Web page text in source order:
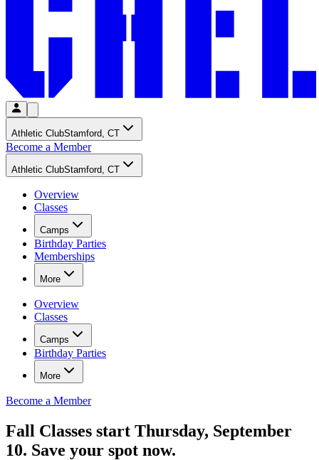
Athletic Club​​​​‌ ‍ ​‍​‍‌‍ ‌ ​‍‌‍‍‌‌‍‌ ‌‍‍‌‌‍ ‍​‍​‍​ ‍‍​‍​‍‌ ​ ‌‍​‌‌‍ ‍‌‍‍‌‌ ‌​‌ ‍‌​‍ ‍‌‍‍‌‌‍ ​‍​‍​‍ ​​‍​‍‌‍‍​‌ ​‍‌‍‌‌‌‍‌‍​‍​‍​ ‍‍​‍​‍‌‍‍​‌ ‌​‌ ‌​‌ ​​‌ ​ ​ ‍‍​‍ ​‍ ‌‍​ ‌‍‍​‌‍‌‌‌‍ ​‌ ​ ‌‍‌‌‌‍​‌‌ ​​‌‍‍‌‌‍‌‌‌ ​‍‌ ​ ​‍ ‍‌ ​ ‌‍​‌‌‍ ‍‌‍‍‌‌ ‌​‌ ‍‌​‍ ‍‌ ​ ‌ ‌​‌ ‌‌‌‍‌​‌‍‍‌‌‍ ​‍ ‌‍‍‌‌‍ ‍‌ ‌​‌‍‌‌‌‍ ‍‌ ‌​​‍ ‌‍‌‌‌‍‌​‌‍‍‌‌ ‌​​‍ ‌‍ ‌‌‍ ‌‍‌​‌‍‌‌​ ‌‌ ​​‌ ​‍‌‍‌‌‌ ​ ‌‍‌‌‌‍ ‍‌ ‌​‌‍​‌‌ ‌​‌‍‍‌‌‍ ‌‍ ‍​ ‍ ‌‍‍‌‌‍‌​​ ‌​ ​‍‌‍​‌​ ‍​​ ‌ ​ ​​​ ‌​​ ​ ​ ‌‍​‍ ‌​ ​‍​ ‌‍​ ‌‍‌‍‌​​‍ ‌​ ‌​‌‍‌‌​ ‍​​ ​​​‍ ‌​ ‍‌​ ‌‍​ ‌‌‌‍‌​​‍ ‌‌‍‌‍​ ‍‌​ ​‍‌‍​‍‌‍‌‍‌‍‌​‌‍‌‌​ ‌ ​ ‍‌​ ‌​‌‍​ ‌‍​ ​ ‍ ‌ ‌​‌ ‍‌‌ ​​‌‍‌‌​ ‌‌ ‌‍‌‍‌‌‌‍ ‍‌ ‌‌‌‍‌‌​ ‍ ‌ ​​‌‍​‌‌ ‌​‌‍‍​​ ‌‌ ​ ‌ ‌‌‌‍​‍‌​ ‍‌‍​‌‌ ‌‍‌‍‍‌‌‍‌ ‌‍​‌‌ ‌​‌‍‍‌‌‍ ‌‍ ‍​‍ ‍‌ ‌​‌‍‍‌‌ ‌​‌‍ ​‌‍‌‌​ ‌‍​‍‌‍​‌‌ ​ ‌‍‌‌‌‌‌‌‌ ​‍‌‍ ​​ ‌‌‍‍​‌ ‌​‌ ‌​‌ ​​‌ ​ ​‍‌‌​ ​ ‌​​‌​‍‌‌​ ​‍‌​‌‍​‍‌‌​ ​‍‌​‌‍‌‍​ ‌‍‍​‌‍‌‌‌‍ ​‌ ​ ‌‍‌‌‌‍​‌‌ ​​‌‍‍‌‌‍‌‌‌ ​‍‌ ​ ​‍ ‍‌ ​ ‌‍​‌‌‍ ‍‌‍‍‌‌ ‌​‌ ‍‌​‍ ‍‌ ​ ‌ ‌​‌ ‌‌‌‍‌​‌‍‍‌‌‍ ​‍‌‍‌‍‍‌‌‍‌​​ ‌​ ​‍‌‍​‌​ ‍​​ ‌ ​ ​​​ ‌​​ ​ ​ ‌‍​‍ ‌​ ​‍​ ‌‍​ ‌‍‌‍‌​​‍ ‌​ ‌​‌‍‌‌​ ‍​​ ​​​‍ ‌​ ‍‌​ ‌‍​ ‌‌‌‍‌​​‍ ‌‌‍‌‍​ ‍‌​ ​‍‌‍​‍‌‍‌‍‌‍‌​‌‍‌‌​ ‌ ​ ‍‌​ ‌​‌‍​ ‌‍​ ​‍‌‍‌ ‌​‌ ‍‌‌ ​​‌‍‌‌​ ‌‌ ‌‍‌‍‌‌‌‍ ‍‌ ‌‌‌‍‌‌​‍‌‍‌ ​​‌‍​‌‌ ‌​‌‍‍​​ ‌‌ ​ ‌ ‌‌‌‍​‍‌​ ‍‌‍​‌‌ ‌‍‌‍‍‌‌‍‌ ‌‍​‌‌ ‌​‌‍‍‌‌‍ ‌‍ ‍​‍ ‍‌ ‌​‌‍‍‌‌ ‌​‌‍ ​‌‍‌‌​‍‌‍‌ ​​‌‍‌‌‌ ​‍‌ ​ ‌ ​​‌‍‌‌‌‍​ ‌ ‌​‌‍‍‌‌ ‌‍‌‍‌‌​ ‌‌ ​​‌ ‌‌‌‍​‍‌‍ ​‌‍‍‌‌ ​ ‌‍‍​‌‍‌‌‌‍‌​​‍​‍‌ ‌Stamford, CT​​​​‌ ‍ ​‍​‍‌‍ ‌ ​‍‌‍‍‌‌‍‌ ‌‍‍‌‌‍ ‍​‍​‍​ ‍‍​‍​‍‌ ​ ‌‍​‌‌‍ ‍‌‍‍‌‌ ‌​‌ ‍‌​‍ ‍‌‍‍‌‌‍ ​‍​‍​‍ ​​‍​‍‌‍‍​‌ ​‍‌‍‌‌‌‍‌‍​‍​‍​ ‍‍​‍​‍‌‍‍​‌ ‌​‌ ‌​‌ ​​‌ ​ ​ ‍‍​‍ ​‍ ‌‍​ ‌‍‍​‌‍‌‌‌‍ ​‌ ​ ‌‍‌‌‌‍​‌‌ ​​‌‍‍‌‌‍‌‌‌ ​‍‌ ​ ​‍ ‍‌ ​ ‌‍​‌‌‍ ‍‌‍‍‌‌ ‌​‌ ‍‌​‍ ‍‌ ​ ‌ ‌​‌ ‌‌‌‍‌​‌‍‍‌‌‍ ​‍ ‌‍‍‌‌‍ ‍‌ ‌​‌‍‌‌‌‍ ‍‌ ‌​​‍ ‌‍‌‌‌‍‌​‌‍‍‌‌ ‌​​‍ ‌‍ ‌‌‍ ‌‍‌​‌‍‌‌​ ‌‌ ​​‌ ​‍‌‍‌‌‌ ​ ‌‍‌‌‌‍ ‍‌ ‌​‌‍​‌‌ ‌​‌‍‍‌‌‍ ‌‍ ‍​ ‍ ‌‍‍‌‌‍‌​​ ‌​ ​‍‌‍​‌​ ‍​​ ‌ ​ ​​​ ‌​​ ​ ​ ‌‍​‍ ‌​ ​‍​ ‌‍​ ‌‍‌‍‌​​‍ ‌​ ‌​‌‍‌‌​ ‍​​ ​​​‍ ‌​ ‍‌​ ‌‍​ ‌‌‌‍‌​​‍ ‌‌‍‌‍​ ‍‌​ ​‍‌‍​‍‌‍‌‍‌‍‌​‌‍‌‌​ ‌ ​ ‍‌​ ‌​‌‍​ ‌‍​ ​ ‍ ‌ ‌​‌ ‍‌‌ ​​‌‍‌‌​ ‌‌ ‌‍‌‍‌‌‌‍ ‍‌ ‌‌‌‍‌‌​ ‍ ‌ ​​‌‍​‌‌ ‌​‌‍‍​​ ‌‌ ‌‍‌‍‌‌‌‍ ‍‌ ‌‌‌‍‌‌‌​ ​‌‍ ‌‍​ ‌‍​‌‌ ‌​‌‍‍‌‌‍ ‌‍ ‍​ ‌‍​‍‌‍​‌‌ ​ ‌‍‌‌‌‌‌‌‌ ​‍‌‍ ​​ ‌‌‍‍​‌ ‌​‌ ‌​‌ ​​‌ ​ ​‍‌‌​ ​ ‌​​‌​‍‌‌​ ​‍‌​‌‍​‍‌‌​ ​‍‌​‌‍‌‍​ ‌‍‍​‌‍‌‌‌‍ ​‌ ​ ‌‍‌‌‌‍​‌‌ ​​‌‍‍‌‌‍‌‌‌ ​‍‌ ​ ​‍ ‍‌ ​ ‌‍​‌‌‍ ‍‌‍‍‌‌ ‌​‌ ‍‌​‍ ‍‌ ​ ‌ ‌​‌ ‌‌‌‍‌​‌‍‍‌‌‍ ​‍‌‍‌‍‍‌‌‍‌​​ ‌​ ​‍‌‍​‌​ ‍​​ ‌ ​ ​​​ ‌​​ ​ ​ ‌‍​‍ ‌​ ​‍​ ‌‍​ ‌‍‌‍‌​​‍ ‌​ ‌​‌‍‌‌​ ‍​​ ​​​‍ ‌​ ‍‌​ ‌‍​ ‌‌‌‍‌​​‍ ‌‌‍‌‍​ ‍‌​ ​‍‌‍​‍‌‍‌‍‌‍‌​‌‍‌‌​ ‌ ​ ‍‌​ ‌​‌‍​ ‌‍​ ​‍‌‍‌ ‌​‌ ‍‌‌ ​​‌‍‌‌​ ‌‌ ‌‍‌‍‌‌‌‍ ‍‌ ‌‌‌‍‌‌​‍‌‍‌ ​​‌‍​‌‌ ‌​‌‍‍​​ ‌‌ ‌‍‌‍‌‌‌‍ ‍‌ ‌‌‌‍‌‌‌​ ​‌‍ ‌‍​ ‌‍​‌‌ ‌​‌‍‍‌‌‍ ‌‍ ‍​‍‌‍‌ ​​‌‍‌‌‌ ​‍‌ ​ ‌ ​​‌‍‌‌‌‍​ ‌ ‌​‌‍‍‌‌ ‌‍‌‍‌‌​ ‌‌ ​​‌ ‌‌‌‍​‍‌‍ ​‌‍‍‌‌ ​ ‌‍‍​‌‍‌‌‌‍‌​​‍​‍‌ ‌
Become a Member​​​​‌ ‍ ​‍​‍‌‍ ‌ ​‍‌‍‍‌‌‍‌ ‌‍‍‌‌‍ ‍​‍​‍​ ‍‍​‍​‍‌ ​ ‌‍​‌‌‍ ‍‌‍‍‌‌ ‌​‌ ‍‌​‍ ‍‌‍‍‌‌‍ ​‍​‍​‍ ​​‍​‍‌‍‍​‌ ​‍‌‍‌‌‌‍‌‍​‍​‍​ ‍‍​‍​‍‌‍‍​‌ ‌​‌ ‌​‌ ​​‌ ​ ​ ‍‍​‍ ​‍ ‌‍​ ‌‍‍​‌‍‌‌‌‍ ​‌ ​ ‌‍‌‌‌‍​‌‌ ​​‌‍‍‌‌‍‌‌‌ ​‍‌ ​ ​‍ ‍‌ ​ ‌‍​‌‌‍ ‍‌‍‍‌‌ ‌​‌ ‍‌​‍ ‍‌ ​ ‌ ‌​‌ ‌‌‌‍‌​‌‍‍‌‌‍ ​‍ ‌‍‍‌‌‍ ‍‌ ‌​‌‍‌‌‌‍ ‍‌ ‌​​‍ ‌‍‌‌‌‍‌​‌‍‍‌‌ ‌​​‍ ‌‍ ‌‌‍ ‌‍‌​‌‍‌‌​ ‌‌ ​​‌ ​‍‌‍‌‌‌ ​ ‌‍‌‌‌‍ ‍‌ ‌​‌‍​‌‌ ‌​‌‍‍‌‌‍ ‌‍ ‍​ ‍ ‌‍‍‌‌‍‌​​ ‌​ ​‍‌‍​‌​ ‍​​ ‌ ​ ​​​ ‌​​ ​ ​ ‌‍​‍ ‌​ ​‍​ ‌‍​ ‌‍‌‍‌​​‍ ‌​ ‌​‌‍‌‌​ ‍​​ ​​​‍ ‌​ ‍‌​ ‌‍​ ‌‌‌‍‌​​‍ ‌‌‍‌‍​ ‍‌​ ​‍‌‍​‍‌‍‌‍‌‍‌​‌‍‌‌​ ‌ ​ ‍‌​ ‌​‌‍​ ‌‍​ ​ ‍ ‌ ‌​‌ ‍‌‌ ​​‌‍‌‌​ ‌‌ ‌‍‌‍‌‌‌‍ ‍‌ ‌‌‌‍‌‌​ ‍ ‌ ​​‌‍​‌‌ ‌​‌‍‍​​ ‌‌ ​ ‌ ‌‌‌‍​‍‌​ ‍‌‍​‌‌ ‌‍‌‍‍‌‌‍‌ ‌‍​‌‌ ‌​‌‍‍‌‌‍ ‌‍ ‍​‍ ‍‌‍​ ‌ ‌​‌‍​‌‌​​‍‌ ‌‌‌ ‌​‌ ‌​‌‍ ‌‍ ‍​‍ ‍‌‍​‍‌ ‌‌‌ ‌​‌ ‌​‌‍ ‌‍ ‍‌ ​ ​‍‌‌​ ‌‌‌​​‍‌‌ ‌‍‍ ‌‍‌‌‌ ‍‌​‍‌‌​ ​ ‌​‌​​‍‌‌​ ​ ‌​‌​​‍‌‌​ ​‍​ ​‍​ ‌​​ ‌‌​ ‌​‌‍‌​‌‍​ ​ ‍​​ ‌ ‌‍‌‌​ ‌ ​ ​‌​ ‌‌​ ‌ ​‍‌‌​ ​‍​ ​‍​‍‌‌​ ‌‌‌​‌​​‍ ‍‌ ‌​‌‍‌‌‌ ‍​‌ ‌​​ ‌‍​‍‌‍​‌‌ ​ ‌‍‌‌‌‌‌‌‌ ​‍‌‍ ​​ ‌‌‍‍​‌ ‌​‌ ‌​‌ ​​‌ ​ ​‍‌‌​ ​ ‌​​‌​‍‌‌​ ​‍‌​‌‍​‍‌‌​ ​‍‌​‌‍‌‍​ ‌‍‍​‌‍‌‌‌‍ ​‌ ​ ‌‍‌‌‌‍​‌‌ ​​‌‍‍‌‌‍‌‌‌ ​‍‌ ​ ​‍ ‍‌ ​ ‌‍​‌‌‍ ‍‌‍‍‌‌ ‌​‌ ‍‌​‍ ‍‌ ​ ‌ ‌​‌ ‌‌‌‍‌​‌‍‍‌‌‍ ​‍‌‍‌‍‍‌‌‍‌​​ ‌​ ​‍‌‍​‌​ ‍​​ ‌ ​ ​​​ ‌​​ ​ ​ ‌‍​‍ ‌​ ​‍​ ‌‍​ ‌‍‌‍‌​​‍ ‌​ ‌​‌‍‌‌​ ‍​​ ​​​‍ ‌​ ‍‌​ ‌‍​ ‌‌‌‍‌​​‍ ‌‌‍‌‍​ ‍‌​ ​‍‌‍​‍‌‍‌‍‌‍‌​‌‍‌‌​ ‌ ​ ‍‌​ ‌​‌‍​ ‌‍​ ​‍‌‍‌ ‌​‌ ‍‌‌ ​​‌‍‌‌​ ‌‌ ‌‍‌‍‌‌‌‍ ‍‌ ‌‌‌‍‌‌​‍‌‍‌ ​​‌‍​‌‌ ‌​‌‍‍​​ ‌‌ ​ ‌ ‌‌‌‍​‍‌​ ‍‌‍​‌‌ ‌‍‌‍‍‌‌‍‌ ‌‍​‌‌ ‌​‌‍‍‌‌‍ ‌‍ ‍​‍ ‍‌‍​ ‌ ‌​‌‍​‌‌​​‍‌ ‌‌‌ ‌​‌ ‌​‌‍ ‌‍ ‍​‍ ‍‌‍​‍‌ ‌‌‌ ‌​‌ ‌​‌‍ ‌‍ ‍‌ ​ ​‍‌‌​ ‌‌‌​​‍‌‌ ‌‍‍ ‌‍‌‌‌ ‍‌​‍‌‌​ ​ ‌​‌​​‍‌‌​ ​ ‌​‌​​‍‌‌​ ​‍​ ​‍​ ‌​​ ‌‌​ ‌​‌‍‌​‌‍​ ​ ‍​​ ‌ ‌‍‌‌​ ‌ ​ ​‌​ ‌‌​ ‌ ​‍‌‌​ ​‍​ ​‍​‍‌‌​ ‌‌‌​‌​​‍ ‍‌ ‌​‌‍‌‌‌ ‍​‌ ‌​​‍‌‍‌ ​​‌‍‌‌‌ ​‍‌ ​ ‌ ​​‌‍‌‌‌‍​ ‌ ‌​‌‍‍‌‌ ‌‍‌‍‌‌​ ‌‌ ​​‌ ‌‌‌‍​‍‌‍ ​‌‍‍‌‌ ​ ‌‍‍​‌‍‌‌‌‍‌​​‍​‍‌ ‌
Athletic Club​​​​‌ ‍ ​‍​‍‌‍ ‌ ​‍‌‍‍‌‌‍‌ ‌‍‍‌‌‍ ‍​‍​‍​ ‍‍​‍​‍‌ ​ ‌‍​‌‌‍ ‍‌‍‍‌‌ ‌​‌ ‍‌​‍ ‍‌‍‍‌‌‍ ​‍​‍​‍ ​​‍​‍‌‍‍​‌ ​‍‌‍‌‌‌‍‌‍​‍​‍​ ‍‍​‍​‍‌‍‍​‌ ‌​‌ ‌​‌ ​​‌ ​ ​ ‍‍​‍ ​‍ ‌‍​ ‌‍‍​‌‍‌‌‌‍ ​‌ ​ ‌‍‌‌‌‍​‌‌ ​​‌‍‍‌‌‍‌‌‌ ​‍‌ ​ ​‍ ‍‌ ​ ‌‍​‌‌‍ ‍‌‍‍‌‌ ‌​‌ ‍‌​‍ ‍‌ ​ ‌ ‌​‌ ‌‌‌‍‌​‌‍‍‌‌‍ ​‍ ‌‍‍‌‌‍ ‍‌ ‌​‌‍‌‌‌‍ ‍‌ ‌​​‍ ‌‍‌‌‌‍‌​‌‍‍‌‌ ‌​​‍ ‌‍ ‌‌‍ ‌‍‌​‌‍‌‌​ ‌‌ ​​‌ ​‍‌‍‌‌‌ ​ ‌‍‌‌‌‍ ‍‌ ‌​‌‍​‌‌ ‌​‌‍‍‌‌‍ ‌‍ ‍​ ‍ ‌‍‍‌‌‍‌​​ ‌​ ​‍‌‍​‌​ ‍​​ ‌ ​ ​​​ ‌​​ ​ ​ ‌‍​‍ ‌​ ​‍​ ‌‍​ ‌‍‌‍‌​​‍ ‌​ ‌​‌‍‌‌​ ‍​​ ​​​‍ ‌​ ‍‌​ ‌‍​ ‌‌‌‍‌​​‍ ‌‌‍‌‍​ ‍‌​ ​‍‌‍​‍‌‍‌‍‌‍‌​‌‍‌‌​ ‌ ​ ‍‌​ ‌​‌‍​ ‌‍​ ​ ‍ ‌ ‌​‌ ‍‌‌ ​​‌‍‌‌​ ‌‌ ‌‍‌‍‌‌‌‍ ‍‌ ‌‌‌‍‌‌​ ‍ ‌ ​​‌‍​‌‌ ‌​‌‍‍​​ ‌‌ ​ ‌ ‌‌‌‍​‍‌​ ‍‌‍​‌‌ ‌‍‌‍‍‌‌‍‌ ‌‍​‌‌ ‌​‌‍‍‌‌‍ ‌‍ ‍​‍ ‍‌ ‌​‌‍‍‌‌ ‌​‌‍ ​‌‍‌‌​ ‌‍​‍‌‍​‌‌ ​ ‌‍‌‌‌‌‌‌‌ ​‍‌‍ ​​ ‌‌‍‍​‌ ‌​‌ ‌​‌ ​​‌ ​ ​‍‌‌​ ​ ‌​​‌​‍‌‌​ ​‍‌​‌‍​‍‌‌​ ​‍‌​‌‍‌‍​ ‌‍‍​‌‍‌‌‌‍ ​‌ ​ ‌‍‌‌‌‍​‌‌ ​​‌‍‍‌‌‍‌‌‌ ​‍‌ ​ ​‍ ‍‌ ​ ‌‍​‌‌‍ ‍‌‍‍‌‌ ‌​‌ ‍‌​‍ ‍‌ ​ ‌ ‌​‌ ‌‌‌‍‌​‌‍‍‌‌‍ ​‍‌‍‌‍‍‌‌‍‌​​ ‌​ ​‍‌‍​‌​ ‍​​ ‌ ​ ​​​ ‌​​ ​ ​ ‌‍​‍ ‌​ ​‍​ ‌‍​ ‌‍‌‍‌​​‍ ‌​ ‌​‌‍‌‌​ ‍​​ ​​​‍ ‌​ ‍‌​ ‌‍​ ‌‌‌‍‌​​‍ ‌‌‍‌‍​ ‍‌​ ​‍‌‍​‍‌‍‌‍‌‍‌​‌‍‌‌​ ‌ ​ ‍‌​ ‌​‌‍​ ‌‍​ ​‍‌‍‌ ‌​‌ ‍‌‌ ​​‌‍‌‌​ ‌‌ ‌‍‌‍‌‌‌‍ ‍‌ ‌‌‌‍‌‌​‍‌‍‌ ​​‌‍​‌‌ ‌​‌‍‍​​ ‌‌ ​ ‌ ‌‌‌‍​‍‌​ ‍‌‍​‌‌ ‌‍‌‍‍‌‌‍‌ ‌‍​‌‌ ‌​‌‍‍‌‌‍ ‌‍ ‍​‍ ‍‌ ‌​‌‍‍‌‌ ‌​‌‍ ​‌‍‌‌​‍‌‍‌ ​​‌‍‌‌‌ ​‍‌ ​ ‌ ​​‌‍‌‌‌‍​ ‌ ‌​‌‍‍‌‌ ‌‍‌‍‌‌​ ‌‌ ​​‌ ‌‌‌‍​‍‌‍ ​‌‍‍‌‌ ​ ‌‍‍​‌‍‌‌‌‍‌​​‍​‍‌ ‌Stamford, CT​​​​‌ ‍ ​‍​‍‌‍ ‌ ​‍‌‍‍‌‌‍‌ ‌‍‍‌‌‍ ‍​‍​‍​ ‍‍​‍​‍‌ ​ ‌‍​‌‌‍ ‍‌‍‍‌‌ ‌​‌ ‍‌​‍ ‍‌‍‍‌‌‍ ​‍​‍​‍ ​​‍​‍‌‍‍​‌ ​‍‌‍‌‌‌‍‌‍​‍​‍​ ‍‍​‍​‍‌‍‍​‌ ‌​‌ ‌​‌ ​​‌ ​ ​ ‍‍​‍ ​‍ ‌‍​ ‌‍‍​‌‍‌‌‌‍ ​‌ ​ ‌‍‌‌‌‍​‌‌ ​​‌‍‍‌‌‍‌‌‌ ​‍‌ ​ ​‍ ‍‌ ​ ‌‍​‌‌‍ ‍‌‍‍‌‌ ‌​‌ ‍‌​‍ ‍‌ ​ ‌ ‌​‌ ‌‌‌‍‌​‌‍‍‌‌‍ ​‍ ‌‍‍‌‌‍ ‍‌ ‌​‌‍‌‌‌‍ ‍‌ ‌​​‍ ‌‍‌‌‌‍‌​‌‍‍‌‌ ‌​​‍ ‌‍ ‌‌‍ ‌‍‌​‌‍‌‌​ ‌‌ ​​‌ ​‍‌‍‌‌‌ ​ ‌‍‌‌‌‍ ‍‌ ‌​‌‍​‌‌ ‌​‌‍‍‌‌‍ ‌‍ ‍​ ‍ ‌‍‍‌‌‍‌​​ ‌​ ​‍‌‍​‌​ ‍​​ ‌ ​ ​​​ ‌​​ ​ ​ ‌‍​‍ ‌​ ​‍​ ‌‍​ ‌‍‌‍‌​​‍ ‌​ ‌​‌‍‌‌​ ‍​​ ​​​‍ ‌​ ‍‌​ ‌‍​ ‌‌‌‍‌​​‍ ‌‌‍‌‍​ ‍‌​ ​‍‌‍​‍‌‍‌‍‌‍‌​‌‍‌‌​ ‌ ​ ‍‌​ ‌​‌‍​ ‌‍​ ​ ‍ ‌ ‌​‌ ‍‌‌ ​​‌‍‌‌​ ‌‌ ‌‍‌‍‌‌‌‍ ‍‌ ‌‌‌‍‌‌​ ‍ ‌ ​​‌‍​‌‌ ‌​‌‍‍​​ ‌‌ ‌‍‌‍‌‌‌‍ ‍‌ ‌‌‌‍‌‌‌​ ​‌‍ ‌‍​ ‌‍​‌‌ ‌​‌‍‍‌‌‍ ‌‍ ‍​ ‌‍​‍‌‍​‌‌ ​ ‌‍‌‌‌‌‌‌‌ ​‍‌‍ ​​ ‌‌‍‍​‌ ‌​‌ ‌​‌ ​​‌ ​ ​‍‌‌​ ​ ‌​​‌​‍‌‌​ ​‍‌​‌‍​‍‌‌​ ​‍‌​‌‍‌‍​ ‌‍‍​‌‍‌‌‌‍ ​‌ ​ ‌‍‌‌‌‍​‌‌ ​​‌‍‍‌‌‍‌‌‌ ​‍‌ ​ ​‍ ‍‌ ​ ‌‍​‌‌‍ ‍‌‍‍‌‌ ‌​‌ ‍‌​‍ ‍‌ ​ ‌ ‌​‌ ‌‌‌‍‌​‌‍‍‌‌‍ ​‍‌‍‌‍‍‌‌‍‌​​ ‌​ ​‍‌‍​‌​ ‍​​ ‌ ​ ​​​ ‌​​ ​ ​ ‌‍​‍ ‌​ ​‍​ ‌‍​ ‌‍‌‍‌​​‍ ‌​ ‌​‌‍‌‌​ ‍​​ ​​​‍ ‌​ ‍‌​ ‌‍​ ‌‌‌‍‌​​‍ ‌‌‍‌‍​ ‍‌​ ​‍‌‍​‍‌‍‌‍‌‍‌​‌‍‌‌​ ‌ ​ ‍‌​ ‌​‌‍​ ‌‍​ ​‍‌‍‌ ‌​‌ ‍‌‌ ​​‌‍‌‌​ ‌‌ ‌‍‌‍‌‌‌‍ ‍‌ ‌‌‌‍‌‌​‍‌‍‌ ​​‌‍​‌‌ ‌​‌‍‍​​ ‌‌ ‌‍‌‍‌‌‌‍ ‍‌ ‌‌‌‍‌‌‌​ ​‌‍ ‌‍​ ‌‍​‌‌ ‌​‌‍‍‌‌‍ ‌‍ ‍​‍‌‍‌ ​​‌‍‌‌‌ ​‍‌ ​ ‌ ​​‌‍‌‌‌‍​ ‌ ‌​‌‍‍‌‌ ‌‍‌‍‌‌​ ‌‌ ​​‌ ‌‌‌‍​‍‌‍ ​‌‍‍‌‌ ​ ‌‍‍​‌‍‌‌‌‍‌​​‍​‍‌ ‌
Overview​​​​‌ ‍ ​‍​‍‌‍ ‌ ​‍‌‍‍‌‌‍‌ ‌‍‍‌‌‍ ‍​‍​‍​ ‍‍​‍​‍‌ ​ ‌‍​‌‌‍ ‍‌‍‍‌‌ ‌​‌ ‍‌​‍ ‍‌‍‍‌‌‍ ​‍​‍​‍ ​​‍​‍‌‍‍​‌ ​‍‌‍‌‌‌‍‌‍​‍​‍​ ‍‍​‍​‍‌‍‍​‌ ‌​‌ ‌​‌ ​​‌ ​ ​ ‍‍​‍ ​‍ ‌‍​ ‌‍‍​‌‍‌‌‌‍ ​‌ ​ ‌‍‌‌‌‍​‌‌ ​​‌‍‍‌‌‍‌‌‌ ​‍‌ ​ ​‍ ‍‌ ​ ‌‍​‌‌‍ ‍‌‍‍‌‌ ‌​‌ ‍‌​‍ ‍‌ ​ ‌ ‌​‌ ‌‌‌‍‌​‌‍‍‌‌‍ ​‍ ‌‍‍‌‌‍ ‍‌ ‌​‌‍‌‌‌‍ ‍‌ ‌​​‍ ‌‍‌‌‌‍‌​‌‍‍‌‌ ‌​​‍ ‌‍ ‌‌‍ ‌‍‌​‌‍‌‌​ ‌‌ ​​‌ ​‍‌‍‌‌‌ ​ ‌‍‌‌‌‍ ‍‌ ‌​‌‍​‌‌ ‌​‌‍‍‌‌‍ ‌‍ ‍​ ‍ ‌‍‍‌‌‍‌​​ ‌​ ​‍‌‍​‌​ ‍​​ ‌ ​ ​​​ ‌​​ ​ ​ ‌‍​‍ ‌​ ​‍​ ‌‍​ ‌‍‌‍‌​​‍ ‌​ ‌​‌‍‌‌​ ‍​​ ​​​‍ ‌​ ‍‌​ ‌‍​ ‌‌‌‍‌​​‍ ‌‌‍‌‍​ ‍‌​ ​‍‌‍​‍‌‍‌‍‌‍‌​‌‍‌‌​ ‌ ​ ‍‌​ ‌​‌‍​ ‌‍​ ​ ‍ ‌ ‌​‌ ‍‌‌ ​​‌‍‌‌​ ‌‌ ‌‍‌‍‌‌‌‍ ‍‌ ‌‌‌‍‌‌​ ‍ ‌ ​​‌‍​‌‌ ‌​‌‍‍​​ ‌‌ ​ ‌ ‌‌‌‍​‍‌​ ‍‌‍​‌‌ ‌‍‌‍‍‌‌‍‌ ‌‍​‌‌ ‌​‌‍‍‌‌‍ ‌‍ ‍​‍ ‍‌‍​ ‌‍ ‌‍ ​‌ ‌‌‌‍ ‌‌‍ ‍‌ ​ ​‍‌‌​ ‌‌‌​​‍‌‌ ‌‍‍ ‌‍‌‌‌ ‍‌​‍‌‌​ ​ ‌​‌​​‍‌‌​ ​ ‌​‌​​‍‌‌​ ​‍​ ​‍‌‍​‍​ ​ ‌‍‌​​ ​‌‌‍‌‍​ ​ ​ ‍‌‌‍‌​​ ‍​​ ‍‌​ ‌ ​ ​​​ ‍​​ ​‍‌‍‌​​ ‌ ​ ​​​ ​ ‌‍‌‍​ ​‍​ ​‌​ ​ ‌‍​‌​ ‍​​ ‍​​ ​‌‌‍​‍​ ‌‌‌‍​‌‌‍​‌‌‍​‌​ ‌‍​‍‌‌​ ​‍​ ​‍​‍‌‌​ ‌‌‌​‌​​‍ ‍‌‍ ​‌‍‍‌‌‍ ‍‌‍‍ ‌ ​ ​‍‌‌​ ‌‌‌​​‍‌‌ ‌‍‍ ‌‍‌‌‌ ‍‌​‍‌‌​ ​ ‌​‌​​‍‌‌​ ​ ‌​‌​​‍‌‌​ ​‍​ ​‍​ ‍‌​ ‍‌​ ​‌​ ‍​‌‍​ ‌‍​ ​ ​ ​ ‍​​ ​‍​ ​‍​ ​‍​ ‍‌​‍‌‌​ ​‍​ ​‍​‍‌‌​ ‌‌‌​‌​​‍ ‍‌ ‌​‌‍‍‌‌ ‌​‌‍ ​‌‍‌‌​ ‌‍​‍‌‍​‌‌ ​ ‌‍‌‌‌‌‌‌‌ ​‍‌‍ ​​ ‌‌‍‍​‌ ‌​‌ ‌​‌ ​​‌ ​ ​‍‌‌​ ​ ‌​​‌​‍‌‌​ ​‍‌​‌‍​‍‌‌​ ​‍‌​‌‍‌‍​ ‌‍‍​‌‍‌‌‌‍ ​‌ ​ ‌‍‌‌‌‍​‌‌ ​​‌‍‍‌‌‍‌‌‌ ​‍‌ ​ ​‍ ‍‌ ​ ‌‍​‌‌‍ ‍‌‍‍‌‌ ‌​‌ ‍‌​‍ ‍‌ ​ ‌ ‌​‌ ‌‌‌‍‌​‌‍‍‌‌‍ ​‍‌‍‌‍‍‌‌‍‌​​ ‌​ ​‍‌‍​‌​ ‍​​ ‌ ​ ​​​ ‌​​ ​ ​ ‌‍​‍ ‌​ ​‍​ ‌‍​ ‌‍‌‍‌​​‍ ‌​ ‌​‌‍‌‌​ ‍​​ ​​​‍ ‌​ ‍‌​ ‌‍​ ‌‌‌‍‌​​‍ ‌‌‍‌‍​ ‍‌​ ​‍‌‍​‍‌‍‌‍‌‍‌​‌‍‌‌​ ‌ ​ ‍‌​ ‌​‌‍​ ‌‍​ ​‍‌‍‌ ‌​‌ ‍‌‌ ​​‌‍‌‌​ ‌‌ ‌‍‌‍‌‌‌‍ ‍‌ ‌‌‌‍‌‌​‍‌‍‌ ​​‌‍​‌‌ ‌​‌‍‍​​ ‌‌ ​ ‌ ‌‌‌‍​‍‌​ ‍‌‍​‌‌ ‌‍‌‍‍‌‌‍‌ ‌‍​‌‌ ‌​‌‍‍‌‌‍ ‌‍ ‍​‍ ‍‌‍​ ‌‍ ‌‍ ​‌ ‌‌‌‍ ‌‌‍ ‍‌ ​ ​‍‌‌​ ‌‌‌​​‍‌‌ ‌‍‍ ‌‍‌‌‌ ‍‌​‍‌‌​ ​ ‌​‌​​‍‌‌​ ​ ‌​‌​​‍‌‌​ ​‍​ ​‍‌‍​‍​ ​ ‌‍‌​​ ​‌‌‍‌‍​ ​ ​ ‍‌‌‍‌​​ ‍​​ ‍‌​ ‌ ​ ​​​ ‍​​ ​‍‌‍‌​​ ‌ ​ ​​​ ​ ‌‍‌‍​ ​‍​ ​‌​ ​ ‌‍​‌​ ‍​​ ‍​​ ​‌‌‍​‍​ ‌‌‌‍​‌‌‍​‌‌‍​‌​ ‌‍​‍‌‌​ ​‍​ ​‍​‍‌‌​ ‌‌‌​‌​​‍ ‍‌‍ ​‌‍‍‌‌‍ ‍‌‍‍ ‌ ​ ​‍‌‌​ ‌‌‌​​‍‌‌ ‌‍‍ ‌‍‌‌‌ ‍‌​‍‌‌​ ​ ‌​‌​​‍‌‌​ ​ ‌​‌​​‍‌‌​ ​‍​ ​‍​ ‍‌​ ‍‌​ ​‌​ ‍​‌‍​ ‌‍​ ​ ​ ​ ‍​​ ​‍​ ​‍​ ​‍​ ‍‌​‍‌‌​ ​‍​ ​‍​‍‌‌​ ‌‌‌​‌​​‍ ‍‌ ‌​‌‍‍‌‌ ‌​‌‍ ​‌‍‌‌​‍‌‍‌ ​​‌‍‌‌‌ ​‍‌ ​ ‌ ​​‌‍‌‌‌‍​ ‌ ‌​‌‍‍‌‌ ‌‍‌‍‌‌​ ‌‌ ​​‌ ‌‌‌‍​‍‌‍ ​‌‍‍‌‌ ​ ‌‍‍​‌‍‌‌‌‍‌​​‍​‍‌ ‌
Classes​​​​‌ ‍ ​‍​‍‌‍ ‌ ​‍‌‍‍‌‌‍‌ ‌‍‍‌‌‍ ‍​‍​‍​ ‍‍​‍​‍‌ ​ ‌‍​‌‌‍ ‍‌‍‍‌‌ ‌​‌ ‍‌​‍ ‍‌‍‍‌‌‍ ​‍​‍​‍ ​​‍​‍‌‍‍​‌ ​‍‌‍‌‌‌‍‌‍​‍​‍​ ‍‍​‍​‍‌‍‍​‌ ‌​‌ ‌​‌ ​​‌ ​ ​ ‍‍​‍ ​‍ ‌‍​ ‌‍‍​‌‍‌‌‌‍ ​‌ ​ ‌‍‌‌‌‍​‌‌ ​​‌‍‍‌‌‍‌‌‌ ​‍‌ ​ ​‍ ‍‌ ​ ‌‍​‌‌‍ ‍‌‍‍‌‌ ‌​‌ ‍‌​‍ ‍‌ ​ ‌ ‌​‌ ‌‌‌‍‌​‌‍‍‌‌‍ ​‍ ‌‍‍‌‌‍ ‍‌ ‌​‌‍‌‌‌‍ ‍‌ ‌​​‍ ‌‍‌‌‌‍‌​‌‍‍‌‌ ‌​​‍ ‌‍ ‌‌‍ ‌‍‌​‌‍‌‌​ ‌‌ ​​‌ ​‍‌‍‌‌‌ ​ ‌‍‌‌‌‍ ‍‌ ‌​‌‍​‌‌ ‌​‌‍‍‌‌‍ ‌‍ ‍​ ‍ ‌‍‍‌‌‍‌​​ ‌​ ​‍‌‍​‌​ ‍​​ ‌ ​ ​​​ ‌​​ ​ ​ ‌‍​‍ ‌​ ​‍​ ‌‍​ ‌‍‌‍‌​​‍ ‌​ ‌​‌‍‌‌​ ‍​​ ​​​‍ ‌​ ‍‌​ ‌‍​ ‌‌‌‍‌​​‍ ‌‌‍‌‍​ ‍‌​ ​‍‌‍​‍‌‍‌‍‌‍‌​‌‍‌‌​ ‌ ​ ‍‌​ ‌​‌‍​ ‌‍​ ​ ‍ ‌ ‌​‌ ‍‌‌ ​​‌‍‌‌​ ‌‌ ‌‍‌‍‌‌‌‍ ‍‌ ‌‌‌‍‌‌​ ‍ ‌ ​​‌‍​‌‌ ‌​‌‍‍​​ ‌‌ ​ ‌ ‌‌‌‍​‍‌​ ‍‌‍​‌‌ ‌‍‌‍‍‌‌‍‌ ‌‍​‌‌ ‌​‌‍‍‌‌‍ ‌‍ ‍​‍ ‍‌‍​ ‌‍ ‌‍ ​‌ ‌‌‌‍ ‌‌‍ ‍‌ ​ ​‍‌‌​ ‌‌‌​​‍‌‌ ‌‍‍ ‌‍‌‌‌ ‍‌​‍‌‌​ ​ ‌​‌​​‍‌‌​ ​ ‌​‌​​‍‌‌​ ​‍​ ​‍​ ​​​ ​‍​ ‌ ‌‍‌‍​ ‍‌​ ‌ ‌‍​‍​ ​ ‌‍‌‌​ ‍‌‌‍‌‌‌‍​ ​‍‌‌​ ​‍​ ​‍​‍‌‌​ ‌‌‌​‌​​‍ ‍‌‍ ​‌‍‍‌‌‍ ‍‌‍‍ ‌ ​ ​‍‌‌​ ‌‌‌​​‍‌‌ ‌‍‍ ‌‍‌‌‌ ‍‌​‍‌‌​ ​ ‌​‌​​‍‌‌​ ​ ‌​‌​​‍‌‌​ ​‍​ ​‍​ ‍‌​ ‍‌​ ​‌​ ‍​‌‍​ ‌‍​ ​ ​ ​ ‍​​ ​‍​ ​‍​ ​‍​ ‍‌​‍‌‌​ ​‍​ ​‍​‍‌‌​ ‌‌‌​‌​​‍ ‍‌ ‌​‌‍‍‌‌ ‌​‌‍ ​‌‍‌‌​ ‌‍​‍‌‍​‌‌ ​ ‌‍‌‌‌‌‌‌‌ ​‍‌‍ ​​ ‌‌‍‍​‌ ‌​‌ ‌​‌ ​​‌ ​ ​‍‌‌​ ​ ‌​​‌​‍‌‌​ ​‍‌​‌‍​‍‌‌​ ​‍‌​‌‍‌‍​ ‌‍‍​‌‍‌‌‌‍ ​‌ ​ ‌‍‌‌‌‍​‌‌ ​​‌‍‍‌‌‍‌‌‌ ​‍‌ ​ ​‍ ‍‌ ​ ‌‍​‌‌‍ ‍‌‍‍‌‌ ‌​‌ ‍‌​‍ ‍‌ ​ ‌ ‌​‌ ‌‌‌‍‌​‌‍‍‌‌‍ ​‍‌‍‌‍‍‌‌‍‌​​ ‌​ ​‍‌‍​‌​ ‍​​ ‌ ​ ​​​ ‌​​ ​ ​ ‌‍​‍ ‌​ ​‍​ ‌‍​ ‌‍‌‍‌​​‍ ‌​ ‌​‌‍‌‌​ ‍​​ ​​​‍ ‌​ ‍‌​ ‌‍​ ‌‌‌‍‌​​‍ ‌‌‍‌‍​ ‍‌​ ​‍‌‍​‍‌‍‌‍‌‍‌​‌‍‌‌​ ‌ ​ ‍‌​ ‌​‌‍​ ‌‍​ ​‍‌‍‌ ‌​‌ ‍‌‌ ​​‌‍‌‌​ ‌‌ ‌‍‌‍‌‌‌‍ ‍‌ ‌‌‌‍‌‌​‍‌‍‌ ​​‌‍​‌‌ ‌​‌‍‍​​ ‌‌ ​ ‌ ‌‌‌‍​‍‌​ ‍‌‍​‌‌ ‌‍‌‍‍‌‌‍‌ ‌‍​‌‌ ‌​‌‍‍‌‌‍ ‌‍ ‍​‍ ‍‌‍​ ‌‍ ‌‍ ​‌ ‌‌‌‍ ‌‌‍ ‍‌ ​ ​‍‌‌​ ‌‌‌​​‍‌‌ ‌‍‍ ‌‍‌‌‌ ‍‌​‍‌‌​ ​ ‌​‌​​‍‌‌​ ​ ‌​‌​​‍‌‌​ ​‍​ ​‍​ ​​​ ​‍​ ‌ ‌‍‌‍​ ‍‌​ ‌ ‌‍​‍​ ​ ‌‍‌‌​ ‍‌‌‍‌‌‌‍​ ​‍‌‌​ ​‍​ ​‍​‍‌‌​ ‌‌‌​‌​​‍ ‍‌‍ ​‌‍‍‌‌‍ ‍‌‍‍ ‌ ​ ​‍‌‌​ ‌‌‌​​‍‌‌ ‌‍‍ ‌‍‌‌‌ ‍‌​‍‌‌​ ​ ‌​‌​​‍‌‌​ ​ ‌​‌​​‍‌‌​ ​‍​ ​‍​ ‍‌​ ‍‌​ ​‌​ ‍​‌‍​ ‌‍​ ​ ​ ​ ‍​​ ​‍​ ​‍​ ​‍​ ‍‌​‍‌‌​ ​‍​ ​‍​‍‌‌​ ‌‌‌​‌​​‍ ‍‌ ‌​‌‍‍‌‌ ‌​‌‍ ​‌‍‌‌​‍‌‍‌ ​​‌‍‌‌‌ ​‍‌ ​ ‌ ​​‌‍‌‌‌‍​ ‌ ‌​‌‍‍‌‌ ‌‍‌‍‌‌​ ‌‌ ​​‌ ‌‌‌‍​‍‌‍ ​‌‍‍‌‌ ​ ‌‍‍​‌‍‌‌‌‍‌​​‍​‍‌ ‌
Camps​​​​‌ ‍ ​‍​‍‌‍ ‌ ​‍‌‍‍‌‌‍‌ ‌‍‍‌‌‍ ‍​‍​‍​ ‍‍​‍​‍‌ ​ ‌‍​‌‌‍ ‍‌‍‍‌‌ ‌​‌ ‍‌​‍ ‍‌‍‍‌‌‍ ​‍​‍​‍ ​​‍​‍‌‍‍​‌ ​‍‌‍‌‌‌‍‌‍​‍​‍​ ‍‍​‍​‍‌‍‍​‌ ‌​‌ ‌​‌ ​​‌ ​ ​ ‍‍​‍ ​‍ ‌‍​ ‌‍‍​‌‍‌‌‌‍ ​‌ ​ ‌‍‌‌‌‍​‌‌ ​​‌‍‍‌‌‍‌‌‌ ​‍‌ ​ ​‍ ‍‌ ​ ‌‍​‌‌‍ ‍‌‍‍‌‌ ‌​‌ ‍‌​‍ ‍‌ ​ ‌ ‌​‌ ‌‌‌‍‌​‌‍‍‌‌‍ ​‍ ‌‍‍‌‌‍ ‍‌ ‌​‌‍‌‌‌‍ ‍‌ ‌​​‍ ‌‍‌‌‌‍‌​‌‍‍‌‌ ‌​​‍ ‌‍ ‌‌‍ ‌‍‌​‌‍‌‌​ ‌‌ ​​‌ ​‍‌‍‌‌‌ ​ ‌‍‌‌‌‍ ‍‌ ‌​‌‍​‌‌ ‌​‌‍‍‌‌‍ ‌‍ ‍​ ‍ ‌‍‍‌‌‍‌​​ ‌​ ​‍‌‍​‌​ ‍​​ ‌ ​ ​​​ ‌​​ ​ ​ ‌‍​‍ ‌​ ​‍​ ‌‍​ ‌‍‌‍‌​​‍ ‌​ ‌​‌‍‌‌​ ‍​​ ​​​‍ ‌​ ‍‌​ ‌‍​ ‌‌‌‍‌​​‍ ‌‌‍‌‍​ ‍‌​ ​‍‌‍​‍‌‍‌‍‌‍‌​‌‍‌‌​ ‌ ​ ‍‌​ ‌​‌‍​ ‌‍​ ​ ‍ ‌ ‌​‌ ‍‌‌ ​​‌‍‌‌​ ‌‌ ‌‍‌‍‌‌‌‍ ‍‌ ‌‌‌‍‌‌​ ‍ ‌ ​​‌‍​‌‌ ‌​‌‍‍​​ ‌‌ ​ ‌ ‌‌‌‍​‍‌​ ‍‌‍​‌‌ ‌‍‌‍‍‌‌‍‌ ‌‍​‌‌ ‌​‌‍‍‌‌‍ ‌‍ ‍​‍ ‍‌‍​ ‌‍ ‌‍ ​‌ ‌‌‌‍ ‌‌‍ ‍‌ ​ ​‍‌‌​ ‌‌‌​​‍‌‌ ‌‍‍ ‌‍‌‌‌ ‍‌​‍‌‌​ ​ ‌​‌​​‍‌‌​ ​ ‌​‌​​‍‌‌​ ​‍​ ​‍​ ‌​​ ​ ‌‍‌‍​ ​ ​ ‌ ​ ​​​ ‌ ​ ‌ ​ ‌‍​ ‌‍‌‍​‌​ ​​​‍‌‌​ ​‍​ ​‍​‍‌‌​ ‌‌‌​‌​​‍ ‍‌ ‌​‌‍‍‌‌ ‌​‌‍ ​‌‍‌‌​ ‌‍​‍‌‍​‌‌ ​ ‌‍‌‌‌‌‌‌‌ ​‍‌‍ ​​ ‌‌‍‍​‌ ‌​‌ ‌​‌ ​​‌ ​ ​‍‌‌​ ​ ‌​​‌​‍‌‌​ ​‍‌​‌‍​‍‌‌​ ​‍‌​‌‍‌‍​ ‌‍‍​‌‍‌‌‌‍ ​‌ ​ ‌‍‌‌‌‍​‌‌ ​​‌‍‍‌‌‍‌‌‌ ​‍‌ ​ ​‍ ‍‌ ​ ‌‍​‌‌‍ ‍‌‍‍‌‌ ‌​‌ ‍‌​‍ ‍‌ ​ ‌ ‌​‌ ‌‌‌‍‌​‌‍‍‌‌‍ ​‍‌‍‌‍‍‌‌‍‌​​ ‌​ ​‍‌‍​‌​ ‍​​ ‌ ​ ​​​ ‌​​ ​ ​ ‌‍​‍ ‌​ ​‍​ ‌‍​ ‌‍‌‍‌​​‍ ‌​ ‌​‌‍‌‌​ ‍​​ ​​​‍ ‌​ ‍‌​ ‌‍​ ‌‌‌‍‌​​‍ ‌‌‍‌‍​ ‍‌​ ​‍‌‍​‍‌‍‌‍‌‍‌​‌‍‌‌​ ‌ ​ ‍‌​ ‌​‌‍​ ‌‍​ ​‍‌‍‌ ‌​‌ ‍‌‌ ​​‌‍‌‌​ ‌‌ ‌‍‌‍‌‌‌‍ ‍‌ ‌‌‌‍‌‌​‍‌‍‌ ​​‌‍​‌‌ ‌​‌‍‍​​ ‌‌ ​ ‌ ‌‌‌‍​‍‌​ ‍‌‍​‌‌ ‌‍‌‍‍‌‌‍‌ ‌‍​‌‌ ‌​‌‍‍‌‌‍ ‌‍ ‍​‍ ‍‌‍​ ‌‍ ‌‍ ​‌ ‌‌‌‍ ‌‌‍ ‍‌ ​ ​‍‌‌​ ‌‌‌​​‍‌‌ ‌‍‍ ‌‍‌‌‌ ‍‌​‍‌‌​ ​ ‌​‌​​‍‌‌​ ​ ‌​‌​​‍‌‌​ ​‍​ ​‍​ ‌​​ ​ ‌‍‌‍​ ​ ​ ‌ ​ ​​​ ‌ ​ ‌ ​ ‌‍​ ‌‍‌‍​‌​ ​​​‍‌‌​ ​‍​ ​‍​‍‌‌​ ‌‌‌​‌​​‍ ‍‌ ‌​‌‍‍‌‌ ‌​‌‍ ​‌‍‌‌​‍‌‍‌ ​​‌‍‌‌‌ ​‍‌ ​ ‌ ​​‌‍‌‌‌‍​ ‌ ‌​‌‍‍‌‌ ‌‍‌‍‌‌​ ‌‌ ​​‌ ‌‌‌‍​‍‌‍ ​‌‍‍‌‌ ​ ‌‍‍​‌‍‌‌‌‍‌​​‍​‍‌ ‌
Birthday Parties​​​​‌ ‍ ​‍​‍‌‍ ‌ ​‍‌‍‍‌‌‍‌ ‌‍‍‌‌‍ ‍​‍​‍​ ‍‍​‍​‍‌ ​ ‌‍​‌‌‍ ‍‌‍‍‌‌ ‌​‌ ‍‌​‍ ‍‌‍‍‌‌‍ ​‍​‍​‍ ​​‍​‍‌‍‍​‌ ​‍‌‍‌‌‌‍‌‍​‍​‍​ ‍‍​‍​‍‌‍‍​‌ ‌​‌ ‌​‌ ​​‌ ​ ​ ‍‍​‍ ​‍ ‌‍​ ‌‍‍​‌‍‌‌‌‍ ​‌ ​ ‌‍‌‌‌‍​‌‌ ​​‌‍‍‌‌‍‌‌‌ ​‍‌ ​ ​‍ ‍‌ ​ ‌‍​‌‌‍ ‍‌‍‍‌‌ ‌​‌ ‍‌​‍ ‍‌ ​ ‌ ‌​‌ ‌‌‌‍‌​‌‍‍‌‌‍ ​‍ ‌‍‍‌‌‍ ‍‌ ‌​‌‍‌‌‌‍ ‍‌ ‌​​‍ ‌‍‌‌‌‍‌​‌‍‍‌‌ ‌​​‍ ‌‍ ‌‌‍ ‌‍‌​‌‍‌‌​ ‌‌ ​​‌ ​‍‌‍‌‌‌ ​ ‌‍‌‌‌‍ ‍‌ ‌​‌‍​‌‌ ‌​‌‍‍‌‌‍ ‌‍ ‍​ ‍ ‌‍‍‌‌‍‌​​ ‌​ ​‍‌‍​‌​ ‍​​ ‌ ​ ​​​ ‌​​ ​ ​ ‌‍​‍ ‌​ ​‍​ ‌‍​ ‌‍‌‍‌​​‍ ‌​ ‌​‌‍‌‌​ ‍​​ ​​​‍ ‌​ ‍‌​ ‌‍​ ‌‌‌‍‌​​‍ ‌‌‍‌‍​ ‍‌​ ​‍‌‍​‍‌‍‌‍‌‍‌​‌‍‌‌​ ‌ ​ ‍‌​ ‌​‌‍​ ‌‍​ ​ ‍ ‌ ‌​‌ ‍‌‌ ​​‌‍‌‌​ ‌‌ ‌‍‌‍‌‌‌‍ ‍‌ ‌‌‌‍‌‌​ ‍ ‌ ​​‌‍​‌‌ ‌​‌‍‍​​ ‌‌ ​ ‌ ‌‌‌‍​‍‌​ ‍‌‍​‌‌ ‌‍‌‍‍‌‌‍‌ ‌‍​‌‌ ‌​‌‍‍‌‌‍ ‌‍ ‍​‍ ‍‌‍​ ‌‍ ‌‍ ​‌ ‌‌‌‍ ‌‌‍ ‍‌ ​ ​‍‌‌​ ‌‌‌​​‍‌‌ ‌‍‍ ‌‍‌‌‌ ‍‌​‍‌‌​ ​ ‌​‌​​‍‌‌​ ​ ‌​‌​​‍‌‌​ ​‍​ ​‍​ ​​‌‍​ ​ ‌‍​ ​‌‌‍‌‍​ ‍​‌‍​‌​ ‌‌‌‍‌‌​ ‌‍​ ‍​​ ‌​​‍‌‌​ ​‍​ ​‍​‍‌‌​ ‌‌‌​‌​​‍ ‍‌‍ ​‌‍‍‌‌‍ ‍‌‍‍ ‌ ​ ​‍‌‌​ ‌‌‌​​‍‌‌ ‌‍‍ ‌‍‌‌‌ ‍‌​‍‌‌​ ​ ‌​‌​​‍‌‌​ ​ ‌​‌​​‍‌‌​ ​‍​ ​‍​ ‌‌​ ​‍​ ​‌‌‍‌​‌‍‌‍​ ​​​ ​‌​ ‌‍​ ‌‌​ ‍​​ ​‌‌‍​‌​‍‌‌​ ​‍​ ​‍​‍‌‌​ ‌‌‌​‌​​‍ ‍‌ ‌​‌‍‍‌‌ ‌​‌‍ ​‌‍‌‌​ ‌‍​‍‌‍​‌‌ ​ ‌‍‌‌‌‌‌‌‌ ​‍‌‍ ​​ ‌‌‍‍​‌ ‌​‌ ‌​‌ ​​‌ ​ ​‍‌‌​ ​ ‌​​‌​‍‌‌​ ​‍‌​‌‍​‍‌‌​ ​‍‌​‌‍‌‍​ ‌‍‍​‌‍‌‌‌‍ ​‌ ​ ‌‍‌‌‌‍​‌‌ ​​‌‍‍‌‌‍‌‌‌ ​‍‌ ​ ​‍ ‍‌ ​ ‌‍​‌‌‍ ‍‌‍‍‌‌ ‌​‌ ‍‌​‍ ‍‌ ​ ‌ ‌​‌ ‌‌‌‍‌​‌‍‍‌‌‍ ​‍‌‍‌‍‍‌‌‍‌​​ ‌​ ​‍‌‍​‌​ ‍​​ ‌ ​ ​​​ ‌​​ ​ ​ ‌‍​‍ ‌​ ​‍​ ‌‍​ ‌‍‌‍‌​​‍ ‌​ ‌​‌‍‌‌​ ‍​​ ​​​‍ ‌​ ‍‌​ ‌‍​ ‌‌‌‍‌​​‍ ‌‌‍‌‍​ ‍‌​ ​‍‌‍​‍‌‍‌‍‌‍‌​‌‍‌‌​ ‌ ​ ‍‌​ ‌​‌‍​ ‌‍​ ​‍‌‍‌ ‌​‌ ‍‌‌ ​​‌‍‌‌​ ‌‌ ‌‍‌‍‌‌‌‍ ‍‌ ‌‌‌‍‌‌​‍‌‍‌ ​​‌‍​‌‌ ‌​‌‍‍​​ ‌‌ ​ ‌ ‌‌‌‍​‍‌​ ‍‌‍​‌‌ ‌‍‌‍‍‌‌‍‌ ‌‍​‌‌ ‌​‌‍‍‌‌‍ ‌‍ ‍​‍ ‍‌‍​ ‌‍ ‌‍ ​‌ ‌‌‌‍ ‌‌‍ ‍‌ ​ ​‍‌‌​ ‌‌‌​​‍‌‌ ‌‍‍ ‌‍‌‌‌ ‍‌​‍‌‌​ ​ ‌​‌​​‍‌‌​ ​ ‌​‌​​‍‌‌​ ​‍​ ​‍​ ​​‌‍​ ​ ‌‍​ ​‌‌‍‌‍​ ‍​‌‍​‌​ ‌‌‌‍‌‌​ ‌‍​ ‍​​ ‌​​‍‌‌​ ​‍​ ​‍​‍‌‌​ ‌‌‌​‌​​‍ ‍‌‍ ​‌‍‍‌‌‍ ‍‌‍‍ ‌ ​ ​‍‌‌​ ‌‌‌​​‍‌‌ ‌‍‍ ‌‍‌‌‌ ‍‌​‍‌‌​ ​ ‌​‌​​‍‌‌​ ​ ‌​‌​​‍‌‌​ ​‍​ ​‍​ ‌‌​ ​‍​ ​‌‌‍‌​‌‍‌‍​ ​​​ ​‌​ ‌‍​ ‌‌​ ‍​​ ​‌‌‍​‌​‍‌‌​ ​‍​ ​‍​‍‌‌​ ‌‌‌​‌​​‍ ‍‌ ‌​‌‍‍‌‌ ‌​‌‍ ​‌‍‌‌​‍‌‍‌ ​​‌‍‌‌‌ ​‍‌ ​ ‌ ​​‌‍‌‌‌‍​ ‌ ‌​‌‍‍‌‌ ‌‍‌‍‌‌​ ‌‌ ​​‌ ‌‌‌‍​‍‌‍ ​‌‍‍‌‌ ​ ‌‍‍​‌‍‌‌‌‍‌​​‍​‍‌ ‌
Memberships​​​​‌ ‍ ​‍​‍‌‍ ‌ ​‍‌‍‍‌‌‍‌ ‌‍‍‌‌‍ ‍​‍​‍​ ‍‍​‍​‍‌ ​ ‌‍​‌‌‍ ‍‌‍‍‌‌ ‌​‌ ‍‌​‍ ‍‌‍‍‌‌‍ ​‍​‍​‍ ​​‍​‍‌‍‍​‌ ​‍‌‍‌‌‌‍‌‍​‍​‍​ ‍‍​‍​‍‌‍‍​‌ ‌​‌ ‌​‌ ​​‌ ​ ​ ‍‍​‍ ​‍ ‌‍​ ‌‍‍​‌‍‌‌‌‍ ​‌ ​ ‌‍‌‌‌‍​‌‌ ​​‌‍‍‌‌‍‌‌‌ ​‍‌ ​ ​‍ ‍‌ ​ ‌‍​‌‌‍ ‍‌‍‍‌‌ ‌​‌ ‍‌​‍ ‍‌ ​ ‌ ‌​‌ ‌‌‌‍‌​‌‍‍‌‌‍ ​‍ ‌‍‍‌‌‍ ‍‌ ‌​‌‍‌‌‌‍ ‍‌ ‌​​‍ ‌‍‌‌‌‍‌​‌‍‍‌‌ ‌​​‍ ‌‍ ‌‌‍ ‌‍‌​‌‍‌‌​ ‌‌ ​​‌ ​‍‌‍‌‌‌ ​ ‌‍‌‌‌‍ ‍‌ ‌​‌‍​‌‌ ‌​‌‍‍‌‌‍ ‌‍ ‍​ ‍ ‌‍‍‌‌‍‌​​ ‌​ ​‍‌‍​‌​ ‍​​ ‌ ​ ​​​ ‌​​ ​ ​ ‌‍​‍ ‌​ ​‍​ ‌‍​ ‌‍‌‍‌​​‍ ‌​ ‌​‌‍‌‌​ ‍​​ ​​​‍ ‌​ ‍‌​ ‌‍​ ‌‌‌‍‌​​‍ ‌‌‍‌‍​ ‍‌​ ​‍‌‍​‍‌‍‌‍‌‍‌​‌‍‌‌​ ‌ ​ ‍‌​ ‌​‌‍​ ‌‍​ ​ ‍ ‌ ‌​‌ ‍‌‌ ​​‌‍‌‌​ ‌‌ ‌‍‌‍‌‌‌‍ ‍‌ ‌‌‌‍‌‌​ ‍ ‌ ​​‌‍​‌‌ ‌​‌‍‍​​ ‌‌ ​ ‌ ‌‌‌‍​‍‌​ ‍‌‍​‌‌ ‌‍‌‍‍‌‌‍‌ ‌‍​‌‌ ‌​‌‍‍‌‌‍ ‌‍ ‍​‍ ‍‌‍​ ‌‍ ‌‍ ​‌ ‌‌‌‍ ‌‌‍ ‍‌ ​ ​‍‌‌​ ‌‌‌​​‍‌‌ ‌‍‍ ‌‍‌‌‌ ‍‌​‍‌‌​ ​ ‌​‌​​‍‌‌​ ​ ‌​‌​​‍‌‌​ ​‍​ ​‍​ ‌‍​ ‍​​ ‌ ​ ‌‌​ ‌‍​ ​‍​ ​ ​ ​‌​ ‍​​ ​ ​ ‌‌​ ‍​​‍‌‌​ ​‍​ ​‍​‍‌‌​ ‌‌‌​‌​​‍ ‍‌‍ ​‌‍‍‌‌‍ ‍‌‍‍ ‌ ​ ​‍‌‌​ ‌‌‌​​‍‌‌ ‌‍‍ ‌‍‌‌‌ ‍‌​‍‌‌​ ​ ‌​‌​​‍‌‌​ ​ ‌​‌​​‍‌‌​ ​‍​ ​‍​ ​ ‌‍‌‍​ ​ ‌‍​‌​ ​‌‌‍‌‌‌‍​‌‌‍​ ​ ‍​‌‍‌‌‌‍‌‌​ ‌​​‍‌‌​ ​‍​ ​‍​‍‌‌​ ‌‌‌​‌​​‍ ‍‌ ‌​‌‍‍‌‌ ‌​‌‍ ​‌‍‌‌​ ‌‍​‍‌‍​‌‌ ​ ‌‍‌‌‌‌‌‌‌ ​‍‌‍ ​​ ‌‌‍‍​‌ ‌​‌ ‌​‌ ​​‌ ​ ​‍‌‌​ ​ ‌​​‌​‍‌‌​ ​‍‌​‌‍​‍‌‌​ ​‍‌​‌‍‌‍​ ‌‍‍​‌‍‌‌‌‍ ​‌ ​ ‌‍‌‌‌‍​‌‌ ​​‌‍‍‌‌‍‌‌‌ ​‍‌ ​ ​‍ ‍‌ ​ ‌‍​‌‌‍ ‍‌‍‍‌‌ ‌​‌ ‍‌​‍ ‍‌ ​ ‌ ‌​‌ ‌‌‌‍‌​‌‍‍‌‌‍ ​‍‌‍‌‍‍‌‌‍‌​​ ‌​ ​‍‌‍​‌​ ‍​​ ‌ ​ ​​​ ‌​​ ​ ​ ‌‍​‍ ‌​ ​‍​ ‌‍​ ‌‍‌‍‌​​‍ ‌​ ‌​‌‍‌‌​ ‍​​ ​​​‍ ‌​ ‍‌​ ‌‍​ ‌‌‌‍‌​​‍ ‌‌‍‌‍​ ‍‌​ ​‍‌‍​‍‌‍‌‍‌‍‌​‌‍‌‌​ ‌ ​ ‍‌​ ‌​‌‍​ ‌‍​ ​‍‌‍‌ ‌​‌ ‍‌‌ ​​‌‍‌‌​ ‌‌ ‌‍‌‍‌‌‌‍ ‍‌ ‌‌‌‍‌‌​‍‌‍‌ ​​‌‍​‌‌ ‌​‌‍‍​​ ‌‌ ​ ‌ ‌‌‌‍​‍‌​ ‍‌‍​‌‌ ‌‍‌‍‍‌‌‍‌ ‌‍​‌‌ ‌​‌‍‍‌‌‍ ‌‍ ‍​‍ ‍‌‍​ ‌‍ ‌‍ ​‌ ‌‌‌‍ ‌‌‍ ‍‌ ​ ​‍‌‌​ ‌‌‌​​‍‌‌ ‌‍‍ ‌‍‌‌‌ ‍‌​‍‌‌​ ​ ‌​‌​​‍‌‌​ ​ ‌​‌​​‍‌‌​ ​‍​ ​‍​ ‌‍​ ‍​​ ‌ ​ ‌‌​ ‌‍​ ​‍​ ​ ​ ​‌​ ‍​​ ​ ​ ‌‌​ ‍​​‍‌‌​ ​‍​ ​‍​‍‌‌​ ‌‌‌​‌​​‍ ‍‌‍ ​‌‍‍‌‌‍ ‍‌‍‍ ‌ ​ ​‍‌‌​ ‌‌‌​​‍‌‌ ‌‍‍ ‌‍‌‌‌ ‍‌​‍‌‌​ ​ ‌​‌​​‍‌‌​ ​ ‌​‌​​‍‌‌​ ​‍​ ​‍​ ​ ‌‍‌‍​ ​ ‌‍​‌​ ​‌‌‍‌‌‌‍​‌‌‍​ ​ ‍​‌‍‌‌‌‍‌‌​ ‌​​‍‌‌​ ​‍​ ​‍​‍‌‌​ ‌‌‌​‌​​‍ ‍‌ ‌​‌‍‍‌‌ ‌​‌‍ ​‌‍‌‌​‍‌‍‌ ​​‌‍‌‌‌ ​‍‌ ​ ‌ ​​‌‍‌‌‌‍​ ‌ ‌​‌‍‍‌‌ ‌‍‌‍‌‌​ ‌‌ ​​‌ ‌‌‌‍​‍‌‍ ​‌‍‍‌‌ ​ ‌‍‍​‌‍‌‌‌‍‌​​‍​‍‌ ‌
More
Overview​​​​‌ ‍ ​‍​‍‌‍ ‌ ​‍‌‍‍‌‌‍‌ ‌‍‍‌‌‍ ‍​‍​‍​ ‍‍​‍​‍‌ ​ ‌‍​‌‌‍ ‍‌‍‍‌‌ ‌​‌ ‍‌​‍ ‍‌‍‍‌‌‍ ​‍​‍​‍ ​​‍​‍‌‍‍​‌ ​‍‌‍‌‌‌‍‌‍​‍​‍​ ‍‍​‍​‍‌‍‍​‌ ‌​‌ ‌​‌ ​​‌ ​ ​ ‍‍​‍ ​‍ ‌‍​ ‌‍‍​‌‍‌‌‌‍ ​‌ ​ ‌‍‌‌‌‍​‌‌ ​​‌‍‍‌‌‍‌‌‌ ​‍‌ ​ ​‍ ‍‌ ​ ‌‍​‌‌‍ ‍‌‍‍‌‌ ‌​‌ ‍‌​‍ ‍‌ ​ ‌ ‌​‌ ‌‌‌‍‌​‌‍‍‌‌‍ ​‍ ‌‍‍‌‌‍ ‍‌ ‌​‌‍‌‌‌‍ ‍‌ ‌​​‍ ‌‍‌‌‌‍‌​‌‍‍‌‌ ‌​​‍ ‌‍ ‌‌‍ ‌‍‌​‌‍‌‌​ ‌‌ ​​‌ ​‍‌‍‌‌‌ ​ ‌‍‌‌‌‍ ‍‌ ‌​‌‍​‌‌ ‌​‌‍‍‌‌‍ ‌‍ ‍​ ‍ ‌‍‍‌‌‍‌​​ ‌​ ​‍‌‍​‌​ ‍​​ ‌ ​ ​​​ ‌​​ ​ ​ ‌‍​‍ ‌​ ​‍​ ‌‍​ ‌‍‌‍‌​​‍ ‌​ ‌​‌‍‌‌​ ‍​​ ​​​‍ ‌​ ‍‌​ ‌‍​ ‌‌‌‍‌​​‍ ‌‌‍‌‍​ ‍‌​ ​‍‌‍​‍‌‍‌‍‌‍‌​‌‍‌‌​ ‌ ​ ‍‌​ ‌​‌‍​ ‌‍​ ​ ‍ ‌ ‌​‌ ‍‌‌ ​​‌‍‌‌​ ‌‌ ‌‍‌‍‌‌‌‍ ‍‌ ‌‌‌‍‌‌​ ‍ ‌ ​​‌‍​‌‌ ‌​‌‍‍​​ ‌‌ ​ ‌ ‌‌‌‍​‍‌​ ‍‌‍​‌‌ ‌‍‌‍‍‌‌‍‌ ‌‍​‌‌ ‌​‌‍‍‌‌‍ ‌‍ ‍​‍ ‍‌‍​ ‌‍ ‌‍ ​‌ ‌‌‌‍ ‌‌‍ ‍‌ ​ ​‍‌‌​ ‌‌‌​​‍‌‌ ‌‍‍ ‌‍‌‌‌ ‍‌​‍‌‌​ ​ ‌​‌​​‍‌‌​ ​ ‌​‌​​‍‌‌​ ​‍​ ​‍‌‍​‍​ ​ ‌‍‌​​ ​‌‌‍‌‍​ ​ ​ ‍‌‌‍‌​​ ‍​​ ‍‌​ ‌ ​ ​​​ ‍​​ ​‍‌‍‌​​ ‌ ​ ​​​ ​ ‌‍‌‍​ ​‍​ ​‌​ ​ ‌‍​‌​ ‍​​ ‍​​ ​‌‌‍​‍​ ‌‌‌‍​‌‌‍​‌‌‍​‌​ ‌‍​‍‌‌​ ​‍​ ​‍​‍‌‌​ ‌‌‌​‌​​‍ ‍‌‍ ​‌‍‍‌‌‍ ‍‌‍‍ ‌ ​ ​‍‌‌​ ‌‌‌​​‍‌‌ ‌‍‍ ‌‍‌‌‌ ‍‌​‍‌‌​ ​ ‌​‌​​‍‌‌​ ​ ‌​‌​​‍‌‌​ ​‍​ ​‍​ ‍‌​ ‍‌​ ​‌​ ‍​‌‍​ ‌‍​ ​ ​ ​ ‍​​ ​‍​ ​‍​ ​‍​ ‍‌​‍‌‌​ ​‍​ ​‍​‍‌‌​ ‌‌‌​‌​​‍ ‍‌ ‌​‌‍‍‌‌ ‌​‌‍ ​‌‍‌‌​ ‌‍​‍‌‍​‌‌ ​ ‌‍‌‌‌‌‌‌‌ ​‍‌‍ ​​ ‌‌‍‍​‌ ‌​‌ ‌​‌ ​​‌ ​ ​‍‌‌​ ​ ‌​​‌​‍‌‌​ ​‍‌​‌‍​‍‌‌​ ​‍‌​‌‍‌‍​ ‌‍‍​‌‍‌‌‌‍ ​‌ ​ ‌‍‌‌‌‍​‌‌ ​​‌‍‍‌‌‍‌‌‌ ​‍‌ ​ ​‍ ‍‌ ​ ‌‍​‌‌‍ ‍‌‍‍‌‌ ‌​‌ ‍‌​‍ ‍‌ ​ ‌ ‌​‌ ‌‌‌‍‌​‌‍‍‌‌‍ ​‍‌‍‌‍‍‌‌‍‌​​ ‌​ ​‍‌‍​‌​ ‍​​ ‌ ​ ​​​ ‌​​ ​ ​ ‌‍​‍ ‌​ ​‍​ ‌‍​ ‌‍‌‍‌​​‍ ‌​ ‌​‌‍‌‌​ ‍​​ ​​​‍ ‌​ ‍‌​ ‌‍​ ‌‌‌‍‌​​‍ ‌‌‍‌‍​ ‍‌​ ​‍‌‍​‍‌‍‌‍‌‍‌​‌‍‌‌​ ‌ ​ ‍‌​ ‌​‌‍​ ‌‍​ ​‍‌‍‌ ‌​‌ ‍‌‌ ​​‌‍‌‌​ ‌‌ ‌‍‌‍‌‌‌‍ ‍‌ ‌‌‌‍‌‌​‍‌‍‌ ​​‌‍​‌‌ ‌​‌‍‍​​ ‌‌ ​ ‌ ‌‌‌‍​‍‌​ ‍‌‍​‌‌ ‌‍‌‍‍‌‌‍‌ ‌‍​‌‌ ‌​‌‍‍‌‌‍ ‌‍ ‍​‍ ‍‌‍​ ‌‍ ‌‍ ​‌ ‌‌‌‍ ‌‌‍ ‍‌ ​ ​‍‌‌​ ‌‌‌​​‍‌‌ ‌‍‍ ‌‍‌‌‌ ‍‌​‍‌‌​ ​ ‌​‌​​‍‌‌​ ​ ‌​‌​​‍‌‌​ ​‍​ ​‍‌‍​‍​ ​ ‌‍‌​​ ​‌‌‍‌‍​ ​ ​ ‍‌‌‍‌​​ ‍​​ ‍‌​ ‌ ​ ​​​ ‍​​ ​‍‌‍‌​​ ‌ ​ ​​​ ​ ‌‍‌‍​ ​‍​ ​‌​ ​ ‌‍​‌​ ‍​​ ‍​​ ​‌‌‍​‍​ ‌‌‌‍​‌‌‍​‌‌‍​‌​ ‌‍​‍‌‌​ ​‍​ ​‍​‍‌‌​ ‌‌‌​‌​​‍ ‍‌‍ ​‌‍‍‌‌‍ ‍‌‍‍ ‌ ​ ​‍‌‌​ ‌‌‌​​‍‌‌ ‌‍‍ ‌‍‌‌‌ ‍‌​‍‌‌​ ​ ‌​‌​​‍‌‌​ ​ ‌​‌​​‍‌‌​ ​‍​ ​‍​ ‍‌​ ‍‌​ ​‌​ ‍​‌‍​ ‌‍​ ​ ​ ​ ‍​​ ​‍​ ​‍​ ​‍​ ‍‌​‍‌‌​ ​‍​ ​‍​‍‌‌​ ‌‌‌​‌​​‍ ‍‌ ‌​‌‍‍‌‌ ‌​‌‍ ​‌‍‌‌​‍‌‍‌ ​​‌‍‌‌‌ ​‍‌ ​ ‌ ​​‌‍‌‌‌‍​ ‌ ‌​‌‍‍‌‌ ‌‍‌‍‌‌​ ‌‌ ​​‌ ‌‌‌‍​‍‌‍ ​‌‍‍‌‌ ​ ‌‍‍​‌‍‌‌‌‍‌​​‍​‍‌ ‌
Classes​​​​‌ ‍ ​‍​‍‌‍ ‌ ​‍‌‍‍‌‌‍‌ ‌‍‍‌‌‍ ‍​‍​‍​ ‍‍​‍​‍‌ ​ ‌‍​‌‌‍ ‍‌‍‍‌‌ ‌​‌ ‍‌​‍ ‍‌‍‍‌‌‍ ​‍​‍​‍ ​​‍​‍‌‍‍​‌ ​‍‌‍‌‌‌‍‌‍​‍​‍​ ‍‍​‍​‍‌‍‍​‌ ‌​‌ ‌​‌ ​​‌ ​ ​ ‍‍​‍ ​‍ ‌‍​ ‌‍‍​‌‍‌‌‌‍ ​‌ ​ ‌‍‌‌‌‍​‌‌ ​​‌‍‍‌‌‍‌‌‌ ​‍‌ ​ ​‍ ‍‌ ​ ‌‍​‌‌‍ ‍‌‍‍‌‌ ‌​‌ ‍‌​‍ ‍‌ ​ ‌ ‌​‌ ‌‌‌‍‌​‌‍‍‌‌‍ ​‍ ‌‍‍‌‌‍ ‍‌ ‌​‌‍‌‌‌‍ ‍‌ ‌​​‍ ‌‍‌‌‌‍‌​‌‍‍‌‌ ‌​​‍ ‌‍ ‌‌‍ ‌‍‌​‌‍‌‌​ ‌‌ ​​‌ ​‍‌‍‌‌‌ ​ ‌‍‌‌‌‍ ‍‌ ‌​‌‍​‌‌ ‌​‌‍‍‌‌‍ ‌‍ ‍​ ‍ ‌‍‍‌‌‍‌​​ ‌​ ​‍‌‍​‌​ ‍​​ ‌ ​ ​​​ ‌​​ ​ ​ ‌‍​‍ ‌​ ​‍​ ‌‍​ ‌‍‌‍‌​​‍ ‌​ ‌​‌‍‌‌​ ‍​​ ​​​‍ ‌​ ‍‌​ ‌‍​ ‌‌‌‍‌​​‍ ‌‌‍‌‍​ ‍‌​ ​‍‌‍​‍‌‍‌‍‌‍‌​‌‍‌‌​ ‌ ​ ‍‌​ ‌​‌‍​ ‌‍​ ​ ‍ ‌ ‌​‌ ‍‌‌ ​​‌‍‌‌​ ‌‌ ‌‍‌‍‌‌‌‍ ‍‌ ‌‌‌‍‌‌​ ‍ ‌ ​​‌‍​‌‌ ‌​‌‍‍​​ ‌‌ ​ ‌ ‌‌‌‍​‍‌​ ‍‌‍​‌‌ ‌‍‌‍‍‌‌‍‌ ‌‍​‌‌ ‌​‌‍‍‌‌‍ ‌‍ ‍​‍ ‍‌‍​ ‌‍ ‌‍ ​‌ ‌‌‌‍ ‌‌‍ ‍‌ ​ ​‍‌‌​ ‌‌‌​​‍‌‌ ‌‍‍ ‌‍‌‌‌ ‍‌​‍‌‌​ ​ ‌​‌​​‍‌‌​ ​ ‌​‌​​‍‌‌​ ​‍​ ​‍​ ​​​ ​‍​ ‌ ‌‍‌‍​ ‍‌​ ‌ ‌‍​‍​ ​ ‌‍‌‌​ ‍‌‌‍‌‌‌‍​ ​‍‌‌​ ​‍​ ​‍​‍‌‌​ ‌‌‌​‌​​‍ ‍‌‍ ​‌‍‍‌‌‍ ‍‌‍‍ ‌ ​ ​‍‌‌​ ‌‌‌​​‍‌‌ ‌‍‍ ‌‍‌‌‌ ‍‌​‍‌‌​ ​ ‌​‌​​‍‌‌​ ​ ‌​‌​​‍‌‌​ ​‍​ ​‍​ ‍‌​ ‍‌​ ​‌​ ‍​‌‍​ ‌‍​ ​ ​ ​ ‍​​ ​‍​ ​‍​ ​‍​ ‍‌​‍‌‌​ ​‍​ ​‍​‍‌‌​ ‌‌‌​‌​​‍ ‍‌ ‌​‌‍‍‌‌ ‌​‌‍ ​‌‍‌‌​ ‌‍​‍‌‍​‌‌ ​ ‌‍‌‌‌‌‌‌‌ ​‍‌‍ ​​ ‌‌‍‍​‌ ‌​‌ ‌​‌ ​​‌ ​ ​‍‌‌​ ​ ‌​​‌​‍‌‌​ ​‍‌​‌‍​‍‌‌​ ​‍‌​‌‍‌‍​ ‌‍‍​‌‍‌‌‌‍ ​‌ ​ ‌‍‌‌‌‍​‌‌ ​​‌‍‍‌‌‍‌‌‌ ​‍‌ ​ ​‍ ‍‌ ​ ‌‍​‌‌‍ ‍‌‍‍‌‌ ‌​‌ ‍‌​‍ ‍‌ ​ ‌ ‌​‌ ‌‌‌‍‌​‌‍‍‌‌‍ ​‍‌‍‌‍‍‌‌‍‌​​ ‌​ ​‍‌‍​‌​ ‍​​ ‌ ​ ​​​ ‌​​ ​ ​ ‌‍​‍ ‌​ ​‍​ ‌‍​ ‌‍‌‍‌​​‍ ‌​ ‌​‌‍‌‌​ ‍​​ ​​​‍ ‌​ ‍‌​ ‌‍​ ‌‌‌‍‌​​‍ ‌‌‍‌‍​ ‍‌​ ​‍‌‍​‍‌‍‌‍‌‍‌​‌‍‌‌​ ‌ ​ ‍‌​ ‌​‌‍​ ‌‍​ ​‍‌‍‌ ‌​‌ ‍‌‌ ​​‌‍‌‌​ ‌‌ ‌‍‌‍‌‌‌‍ ‍‌ ‌‌‌‍‌‌​‍‌‍‌ ​​‌‍​‌‌ ‌​‌‍‍​​ ‌‌ ​ ‌ ‌‌‌‍​‍‌​ ‍‌‍​‌‌ ‌‍‌‍‍‌‌‍‌ ‌‍​‌‌ ‌​‌‍‍‌‌‍ ‌‍ ‍​‍ ‍‌‍​ ‌‍ ‌‍ ​‌ ‌‌‌‍ ‌‌‍ ‍‌ ​ ​‍‌‌​ ‌‌‌​​‍‌‌ ‌‍‍ ‌‍‌‌‌ ‍‌​‍‌‌​ ​ ‌​‌​​‍‌‌​ ​ ‌​‌​​‍‌‌​ ​‍​ ​‍​ ​​​ ​‍​ ‌ ‌‍‌‍​ ‍‌​ ‌ ‌‍​‍​ ​ ‌‍‌‌​ ‍‌‌‍‌‌‌‍​ ​‍‌‌​ ​‍​ ​‍​‍‌‌​ ‌‌‌​‌​​‍ ‍‌‍ ​‌‍‍‌‌‍ ‍‌‍‍ ‌ ​ ​‍‌‌​ ‌‌‌​​‍‌‌ ‌‍‍ ‌‍‌‌‌ ‍‌​‍‌‌​ ​ ‌​‌​​‍‌‌​ ​ ‌​‌​​‍‌‌​ ​‍​ ​‍​ ‍‌​ ‍‌​ ​‌​ ‍​‌‍​ ‌‍​ ​ ​ ​ ‍​​ ​‍​ ​‍​ ​‍​ ‍‌​‍‌‌​ ​‍​ ​‍​‍‌‌​ ‌‌‌​‌​​‍ ‍‌ ‌​‌‍‍‌‌ ‌​‌‍ ​‌‍‌‌​‍‌‍‌ ​​‌‍‌‌‌ ​‍‌ ​ ‌ ​​‌‍‌‌‌‍​ ‌ ‌​‌‍‍‌‌ ‌‍‌‍‌‌​ ‌‌ ​​‌ ‌‌‌‍​‍‌‍ ​‌‍‍‌‌ ​ ‌‍‍​‌‍‌‌‌‍‌​​‍​‍‌ ‌
Camps​​​​‌ ‍ ​‍​‍‌‍ ‌ ​‍‌‍‍‌‌‍‌ ‌‍‍‌‌‍ ‍​‍​‍​ ‍‍​‍​‍‌ ​ ‌‍​‌‌‍ ‍‌‍‍‌‌ ‌​‌ ‍‌​‍ ‍‌‍‍‌‌‍ ​‍​‍​‍ ​​‍​‍‌‍‍​‌ ​‍‌‍‌‌‌‍‌‍​‍​‍​ ‍‍​‍​‍‌‍‍​‌ ‌​‌ ‌​‌ ​​‌ ​ ​ ‍‍​‍ ​‍ ‌‍​ ‌‍‍​‌‍‌‌‌‍ ​‌ ​ ‌‍‌‌‌‍​‌‌ ​​‌‍‍‌‌‍‌‌‌ ​‍‌ ​ ​‍ ‍‌ ​ ‌‍​‌‌‍ ‍‌‍‍‌‌ ‌​‌ ‍‌​‍ ‍‌ ​ ‌ ‌​‌ ‌‌‌‍‌​‌‍‍‌‌‍ ​‍ ‌‍‍‌‌‍ ‍‌ ‌​‌‍‌‌‌‍ ‍‌ ‌​​‍ ‌‍‌‌‌‍‌​‌‍‍‌‌ ‌​​‍ ‌‍ ‌‌‍ ‌‍‌​‌‍‌‌​ ‌‌ ​​‌ ​‍‌‍‌‌‌ ​ ‌‍‌‌‌‍ ‍‌ ‌​‌‍​‌‌ ‌​‌‍‍‌‌‍ ‌‍ ‍​ ‍ ‌‍‍‌‌‍‌​​ ‌​ ​‍‌‍​‌​ ‍​​ ‌ ​ ​​​ ‌​​ ​ ​ ‌‍​‍ ‌​ ​‍​ ‌‍​ ‌‍‌‍‌​​‍ ‌​ ‌​‌‍‌‌​ ‍​​ ​​​‍ ‌​ ‍‌​ ‌‍​ ‌‌‌‍‌​​‍ ‌‌‍‌‍​ ‍‌​ ​‍‌‍​‍‌‍‌‍‌‍‌​‌‍‌‌​ ‌ ​ ‍‌​ ‌​‌‍​ ‌‍​ ​ ‍ ‌ ‌​‌ ‍‌‌ ​​‌‍‌‌​ ‌‌ ‌‍‌‍‌‌‌‍ ‍‌ ‌‌‌‍‌‌​ ‍ ‌ ​​‌‍​‌‌ ‌​‌‍‍​​ ‌‌ ​ ‌ ‌‌‌‍​‍‌​ ‍‌‍​‌‌ ‌‍‌‍‍‌‌‍‌ ‌‍​‌‌ ‌​‌‍‍‌‌‍ ‌‍ ‍​‍ ‍‌‍​ ‌‍ ‌‍ ​‌ ‌‌‌‍ ‌‌‍ ‍‌ ​ ​‍‌‌​ ‌‌‌​​‍‌‌ ‌‍‍ ‌‍‌‌‌ ‍‌​‍‌‌​ ​ ‌​‌​​‍‌‌​ ​ ‌​‌​​‍‌‌​ ​‍​ ​‍​ ‌​​ ​ ‌‍‌‍​ ​ ​ ‌ ​ ​​​ ‌ ​ ‌ ​ ‌‍​ ‌‍‌‍​‌​ ​​​‍‌‌​ ​‍​ ​‍​‍‌‌​ ‌‌‌​‌​​‍ ‍‌ ‌​‌‍‍‌‌ ‌​‌‍ ​‌‍‌‌​ ‌‍​‍‌‍​‌‌ ​ ‌‍‌‌‌‌‌‌‌ ​‍‌‍ ​​ ‌‌‍‍​‌ ‌​‌ ‌​‌ ​​‌ ​ ​‍‌‌​ ​ ‌​​‌​‍‌‌​ ​‍‌​‌‍​‍‌‌​ ​‍‌​‌‍‌‍​ ‌‍‍​‌‍‌‌‌‍ ​‌ ​ ‌‍‌‌‌‍​‌‌ ​​‌‍‍‌‌‍‌‌‌ ​‍‌ ​ ​‍ ‍‌ ​ ‌‍​‌‌‍ ‍‌‍‍‌‌ ‌​‌ ‍‌​‍ ‍‌ ​ ‌ ‌​‌ ‌‌‌‍‌​‌‍‍‌‌‍ ​‍‌‍‌‍‍‌‌‍‌​​ ‌​ ​‍‌‍​‌​ ‍​​ ‌ ​ ​​​ ‌​​ ​ ​ ‌‍​‍ ‌​ ​‍​ ‌‍​ ‌‍‌‍‌​​‍ ‌​ ‌​‌‍‌‌​ ‍​​ ​​​‍ ‌​ ‍‌​ ‌‍​ ‌‌‌‍‌​​‍ ‌‌‍‌‍​ ‍‌​ ​‍‌‍​‍‌‍‌‍‌‍‌​‌‍‌‌​ ‌ ​ ‍‌​ ‌​‌‍​ ‌‍​ ​‍‌‍‌ ‌​‌ ‍‌‌ ​​‌‍‌‌​ ‌‌ ‌‍‌‍‌‌‌‍ ‍‌ ‌‌‌‍‌‌​‍‌‍‌ ​​‌‍​‌‌ ‌​‌‍‍​​ ‌‌ ​ ‌ ‌‌‌‍​‍‌​ ‍‌‍​‌‌ ‌‍‌‍‍‌‌‍‌ ‌‍​‌‌ ‌​‌‍‍‌‌‍ ‌‍ ‍​‍ ‍‌‍​ ‌‍ ‌‍ ​‌ ‌‌‌‍ ‌‌‍ ‍‌ ​ ​‍‌‌​ ‌‌‌​​‍‌‌ ‌‍‍ ‌‍‌‌‌ ‍‌​‍‌‌​ ​ ‌​‌​​‍‌‌​ ​ ‌​‌​​‍‌‌​ ​‍​ ​‍​ ‌​​ ​ ‌‍‌‍​ ​ ​ ‌ ​ ​​​ ‌ ​ ‌ ​ ‌‍​ ‌‍‌‍​‌​ ​​​‍‌‌​ ​‍​ ​‍​‍‌‌​ ‌‌‌​‌​​‍ ‍‌ ‌​‌‍‍‌‌ ‌​‌‍ ​‌‍‌‌​‍‌‍‌ ​​‌‍‌‌‌ ​‍‌ ​ ‌ ​​‌‍‌‌‌‍​ ‌ ‌​‌‍‍‌‌ ‌‍‌‍‌‌​ ‌‌ ​​‌ ‌‌‌‍​‍‌‍ ​‌‍‍‌‌ ​ ‌‍‍​‌‍‌‌‌‍‌​​‍​‍‌ ‌
Birthday Parties​​​​‌ ‍ ​‍​‍‌‍ ‌ ​‍‌‍‍‌‌‍‌ ‌‍‍‌‌‍ ‍​‍​‍​ ‍‍​‍​‍‌ ​ ‌‍​‌‌‍ ‍‌‍‍‌‌ ‌​‌ ‍‌​‍ ‍‌‍‍‌‌‍ ​‍​‍​‍ ​​‍​‍‌‍‍​‌ ​‍‌‍‌‌‌‍‌‍​‍​‍​ ‍‍​‍​‍‌‍‍​‌ ‌​‌ ‌​‌ ​​‌ ​ ​ ‍‍​‍ ​‍ ‌‍​ ‌‍‍​‌‍‌‌‌‍ ​‌ ​ ‌‍‌‌‌‍​‌‌ ​​‌‍‍‌‌‍‌‌‌ ​‍‌ ​ ​‍ ‍‌ ​ ‌‍​‌‌‍ ‍‌‍‍‌‌ ‌​‌ ‍‌​‍ ‍‌ ​ ‌ ‌​‌ ‌‌‌‍‌​‌‍‍‌‌‍ ​‍ ‌‍‍‌‌‍ ‍‌ ‌​‌‍‌‌‌‍ ‍‌ ‌​​‍ ‌‍‌‌‌‍‌​‌‍‍‌‌ ‌​​‍ ‌‍ ‌‌‍ ‌‍‌​‌‍‌‌​ ‌‌ ​​‌ ​‍‌‍‌‌‌ ​ ‌‍‌‌‌‍ ‍‌ ‌​‌‍​‌‌ ‌​‌‍‍‌‌‍ ‌‍ ‍​ ‍ ‌‍‍‌‌‍‌​​ ‌​ ​‍‌‍​‌​ ‍​​ ‌ ​ ​​​ ‌​​ ​ ​ ‌‍​‍ ‌​ ​‍​ ‌‍​ ‌‍‌‍‌​​‍ ‌​ ‌​‌‍‌‌​ ‍​​ ​​​‍ ‌​ ‍‌​ ‌‍​ ‌‌‌‍‌​​‍ ‌‌‍‌‍​ ‍‌​ ​‍‌‍​‍‌‍‌‍‌‍‌​‌‍‌‌​ ‌ ​ ‍‌​ ‌​‌‍​ ‌‍​ ​ ‍ ‌ ‌​‌ ‍‌‌ ​​‌‍‌‌​ ‌‌ ‌‍‌‍‌‌‌‍ ‍‌ ‌‌‌‍‌‌​ ‍ ‌ ​​‌‍​‌‌ ‌​‌‍‍​​ ‌‌ ​ ‌ ‌‌‌‍​‍‌​ ‍‌‍​‌‌ ‌‍‌‍‍‌‌‍‌ ‌‍​‌‌ ‌​‌‍‍‌‌‍ ‌‍ ‍​‍ ‍‌‍​ ‌‍ ‌‍ ​‌ ‌‌‌‍ ‌‌‍ ‍‌ ​ ​‍‌‌​ ‌‌‌​​‍‌‌ ‌‍‍ ‌‍‌‌‌ ‍‌​‍‌‌​ ​ ‌​‌​​‍‌‌​ ​ ‌​‌​​‍‌‌​ ​‍​ ​‍​ ​​‌‍​ ​ ‌‍​ ​‌‌‍‌‍​ ‍​‌‍​‌​ ‌‌‌‍‌‌​ ‌‍​ ‍​​ ‌​​‍‌‌​ ​‍​ ​‍​‍‌‌​ ‌‌‌​‌​​‍ ‍‌‍ ​‌‍‍‌‌‍ ‍‌‍‍ ‌ ​ ​‍‌‌​ ‌‌‌​​‍‌‌ ‌‍‍ ‌‍‌‌‌ ‍‌​‍‌‌​ ​ ‌​‌​​‍‌‌​ ​ ‌​‌​​‍‌‌​ ​‍​ ​‍​ ‌‌​ ​‍​ ​‌‌‍‌​‌‍‌‍​ ​​​ ​‌​ ‌‍​ ‌‌​ ‍​​ ​‌‌‍​‌​‍‌‌​ ​‍​ ​‍​‍‌‌​ ‌‌‌​‌​​‍ ‍‌ ‌​‌‍‍‌‌ ‌​‌‍ ​‌‍‌‌​ ‌‍​‍‌‍​‌‌ ​ ‌‍‌‌‌‌‌‌‌ ​‍‌‍ ​​ ‌‌‍‍​‌ ‌​‌ ‌​‌ ​​‌ ​ ​‍‌‌​ ​ ‌​​‌​‍‌‌​ ​‍‌​‌‍​‍‌‌​ ​‍‌​‌‍‌‍​ ‌‍‍​‌‍‌‌‌‍ ​‌ ​ ‌‍‌‌‌‍​‌‌ ​​‌‍‍‌‌‍‌‌‌ ​‍‌ ​ ​‍ ‍‌ ​ ‌‍​‌‌‍ ‍‌‍‍‌‌ ‌​‌ ‍‌​‍ ‍‌ ​ ‌ ‌​‌ ‌‌‌‍‌​‌‍‍‌‌‍ ​‍‌‍‌‍‍‌‌‍‌​​ ‌​ ​‍‌‍​‌​ ‍​​ ‌ ​ ​​​ ‌​​ ​ ​ ‌‍​‍ ‌​ ​‍​ ‌‍​ ‌‍‌‍‌​​‍ ‌​ ‌​‌‍‌‌​ ‍​​ ​​​‍ ‌​ ‍‌​ ‌‍​ ‌‌‌‍‌​​‍ ‌‌‍‌‍​ ‍‌​ ​‍‌‍​‍‌‍‌‍‌‍‌​‌‍‌‌​ ‌ ​ ‍‌​ ‌​‌‍​ ‌‍​ ​‍‌‍‌ ‌​‌ ‍‌‌ ​​‌‍‌‌​ ‌‌ ‌‍‌‍‌‌‌‍ ‍‌ ‌‌‌‍‌‌​‍‌‍‌ ​​‌‍​‌‌ ‌​‌‍‍​​ ‌‌ ​ ‌ ‌‌‌‍​‍‌​ ‍‌‍​‌‌ ‌‍‌‍‍‌‌‍‌ ‌‍​‌‌ ‌​‌‍‍‌‌‍ ‌‍ ‍​‍ ‍‌‍​ ‌‍ ‌‍ ​‌ ‌‌‌‍ ‌‌‍ ‍‌ ​ ​‍‌‌​ ‌‌‌​​‍‌‌ ‌‍‍ ‌‍‌‌‌ ‍‌​‍‌‌​ ​ ‌​‌​​‍‌‌​ ​ ‌​‌​​‍‌‌​ ​‍​ ​‍​ ​​‌‍​ ​ ‌‍​ ​‌‌‍‌‍​ ‍​‌‍​‌​ ‌‌‌‍‌‌​ ‌‍​ ‍​​ ‌​​‍‌‌​ ​‍​ ​‍​‍‌‌​ ‌‌‌​‌​​‍ ‍‌‍ ​‌‍‍‌‌‍ ‍‌‍‍ ‌ ​ ​‍‌‌​ ‌‌‌​​‍‌‌ ‌‍‍ ‌‍‌‌‌ ‍‌​‍‌‌​ ​ ‌​‌​​‍‌‌​ ​ ‌​‌​​‍‌‌​ ​‍​ ​‍​ ‌‌​ ​‍​ ​‌‌‍‌​‌‍‌‍​ ​​​ ​‌​ ‌‍​ ‌‌​ ‍​​ ​‌‌‍​‌​‍‌‌​ ​‍​ ​‍​‍‌‌​ ‌‌‌​‌​​‍ ‍‌ ‌​‌‍‍‌‌ ‌​‌‍ ​‌‍‌‌​‍‌‍‌ ​​‌‍‌‌‌ ​‍‌ ​ ‌ ​​‌‍‌‌‌‍​ ‌ ‌​‌‍‍‌‌ ‌‍‌‍‌‌​ ‌‌ ​​‌ ‌‌‌‍​‍‌‍ ​‌‍‍‌‌ ​ ‌‍‍​‌‍‌‌‌‍‌​​‍​‍‌ ‌
More
Become a Member​​​​‌ ‍ ​‍​‍‌‍ ‌ ​‍‌‍‍‌‌‍‌ ‌‍‍‌‌‍ ‍​‍​‍​ ‍‍​‍​‍‌ ​ ‌‍​‌‌‍ ‍‌‍‍‌‌ ‌​‌ ‍‌​‍ ‍‌‍‍‌‌‍ ​‍​‍​‍ ​​‍​‍‌‍‍​‌ ​‍‌‍‌‌‌‍‌‍​‍​‍​ ‍‍​‍​‍‌‍‍​‌ ‌​‌ ‌​‌ ​​‌ ​ ​ ‍‍​‍ ​‍ ‌‍​ ‌‍‍​‌‍‌‌‌‍ ​‌ ​ ‌‍‌‌‌‍​‌‌ ​​‌‍‍‌‌‍‌‌‌ ​‍‌ ​ ​‍ ‍‌ ​ ‌‍​‌‌‍ ‍‌‍‍‌‌ ‌​‌ ‍‌​‍ ‍‌ ​ ‌ ‌​‌ ‌‌‌‍‌​‌‍‍‌‌‍ ​‍ ‌‍‍‌‌‍ ‍‌ ‌​‌‍‌‌‌‍ ‍‌ ‌​​‍ ‌‍‌‌‌‍‌​‌‍‍‌‌ ‌​​‍ ‌‍ ‌‌‍ ‌‍‌​‌‍‌‌​ ‌‌ ​​‌ ​‍‌‍‌‌‌ ​ ‌‍‌‌‌‍ ‍‌ ‌​‌‍​‌‌ ‌​‌‍‍‌‌‍ ‌‍ ‍​ ‍ ‌‍‍‌‌‍‌​​ ‌​ ​‍‌‍​‌​ ‍​​ ‌ ​ ​​​ ‌​​ ​ ​ ‌‍​‍ ‌​ ​‍​ ‌‍​ ‌‍‌‍‌​​‍ ‌​ ‌​‌‍‌‌​ ‍​​ ​​​‍ ‌​ ‍‌​ ‌‍​ ‌‌‌‍‌​​‍ ‌‌‍‌‍​ ‍‌​ ​‍‌‍​‍‌‍‌‍‌‍‌​‌‍‌‌​ ‌ ​ ‍‌​ ‌​‌‍​ ‌‍​ ​ ‍ ‌ ‌​‌ ‍‌‌ ​​‌‍‌‌​ ‌‌ ‌‍‌‍‌‌‌‍ ‍‌ ‌‌‌‍‌‌​ ‍ ‌ ​​‌‍​‌‌ ‌​‌‍‍​​ ‌‌ ​ ‌ ‌‌‌‍​‍‌​ ‍‌‍​‌‌ ‌‍‌‍‍‌‌‍‌ ‌‍​‌‌ ‌​‌‍‍‌‌‍ ‌‍ ‍​‍ ‍‌‍​ ‌ ‌​‌‍​‌‌​​‍‌ ‌‌‌ ‌​‌ ‌​‌‍ ‌‍ ‍​‍ ‍‌‍​‍‌ ‌‌‌ ‌​‌ ‌​‌‍ ‌‍ ‍‌ ​ ​‍‌‌​ ‌‌‌​​‍‌‌ ‌‍‍ ‌‍‌‌‌ ‍‌​‍‌‌​ ​ ‌​‌​​‍‌‌​ ​ ‌​‌​​‍‌‌​ ​‍​ ​‍​ ‌​​ ‌‌​ ‌​‌‍‌​‌‍​ ​ ‍​​ ‌ ‌‍‌‌​ ‌ ​ ​‌​ ‌‌​ ‌ ​‍‌‌​ ​‍​ ​‍​‍‌‌​ ‌‌‌​‌​​‍ ‍‌ ‌​‌‍‌‌‌ ‍​‌ ‌​​ ‌‍​‍‌‍​‌‌ ​ ‌‍‌‌‌‌‌‌‌ ​‍‌‍ ​​ ‌‌‍‍​‌ ‌​‌ ‌​‌ ​​‌ ​ ​‍‌‌​ ​ ‌​​‌​‍‌‌​ ​‍‌​‌‍​‍‌‌​ ​‍‌​‌‍‌‍​ ‌‍‍​‌‍‌‌‌‍ ​‌ ​ ‌‍‌‌‌‍​‌‌ ​​‌‍‍‌‌‍‌‌‌ ​‍‌ ​ ​‍ ‍‌ ​ ‌‍​‌‌‍ ‍‌‍‍‌‌ ‌​‌ ‍‌​‍ ‍‌ ​ ‌ ‌​‌ ‌‌‌‍‌​‌‍‍‌‌‍ ​‍‌‍‌‍‍‌‌‍‌​​ ‌​ ​‍‌‍​‌​ ‍​​ ‌ ​ ​​​ ‌​​ ​ ​ ‌‍​‍ ‌​ ​‍​ ‌‍​ ‌‍‌‍‌​​‍ ‌​ ‌​‌‍‌‌​ ‍​​ ​​​‍ ‌​ ‍‌​ ‌‍​ ‌‌‌‍‌​​‍ ‌‌‍‌‍​ ‍‌​ ​‍‌‍​‍‌‍‌‍‌‍‌​‌‍‌‌​ ‌ ​ ‍‌​ ‌​‌‍​ ‌‍​ ​‍‌‍‌ ‌​‌ ‍‌‌ ​​‌‍‌‌​ ‌‌ ‌‍‌‍‌‌‌‍ ‍‌ ‌‌‌‍‌‌​‍‌‍‌ ​​‌‍​‌‌ ‌​‌‍‍​​ ‌‌ ​ ‌ ‌‌‌‍​‍‌​ ‍‌‍​‌‌ ‌‍‌‍‍‌‌‍‌ ‌‍​‌‌ ‌​‌‍‍‌‌‍ ‌‍ ‍​‍ ‍‌‍​ ‌ ‌​‌‍​‌‌​​‍‌ ‌‌‌ ‌​‌ ‌​‌‍ ‌‍ ‍​‍ ‍‌‍​‍‌ ‌‌‌ ‌​‌ ‌​‌‍ ‌‍ ‍‌ ​ ​‍‌‌​ ‌‌‌​​‍‌‌ ‌‍‍ ‌‍‌‌‌ ‍‌​‍‌‌​ ​ ‌​‌​​‍‌‌​ ​ ‌​‌​​‍‌‌​ ​‍​ ​‍​ ‌​​ ‌‌​ ‌​‌‍‌​‌‍​ ​ ‍​​ ‌ ‌‍‌‌​ ‌ ​ ​‌​ ‌‌​ ‌ ​‍‌‌​ ​‍​ ​‍​‍‌‌​ ‌‌‌​‌​​‍ ‍‌ ‌​‌‍‌‌‌ ‍​‌ ‌​​‍‌‍‌ ​​‌‍‌‌‌ ​‍‌ ​ ‌ ​​‌‍‌‌‌‍​ ‌ ‌​‌‍‍‌‌ ‌‍‌‍‌‌​ ‌‌ ​​‌ ‌‌‌‍​‍‌‍ ​‌‍‍‌‌ ​ ‌‍‍​‌‍‌‌‌‍‌​​‍​‍‌ ‌
Fall Classes start Thursday, September
10. Save your spot now.​​​​‌ ‍ ​‍​‍‌‍ ‌ ​‍‌‍‍‌‌‍‌ ‌‍‍‌‌‍ ‍​‍​‍​ ‍‍​‍​‍‌ ​ ‌‍​‌‌‍ ‍‌‍‍‌‌ ‌​‌ ‍‌​‍ ‍‌‍‍‌‌‍ ​‍​‍​‍ ​​‍​‍‌‍‍​‌ ​‍‌‍‌‌‌‍‌‍​‍​‍​ ‍‍​‍​‍‌‍‍​‌ ‌​‌ ‌​‌ ​​‌ ​ ​ ‍‍​‍ ​‍ ‌‍​ ‌‍‍​‌‍‌‌‌‍ ​‌ ​ ‌‍‌‌‌‍​‌‌ ​​‌‍‍‌‌‍‌‌‌ ​‍‌ ​ ​‍ ‍‌ ​ ‌‍​‌‌‍ ‍‌‍‍‌‌ ‌​‌ ‍‌​‍ ‍‌ ​ ‌ ‌​‌ ‌‌‌‍‌​‌‍‍‌‌‍ ​‍ ‌‍‍‌‌‍ ‍‌ ‌​‌‍‌‌‌‍ ‍‌ ‌​​‍ ‌‍‌‌‌‍‌​‌‍‍‌‌ ‌​​‍ ‌‍ ‌‌‍ ‌‍‌​‌‍‌‌​ ‌‌ ​​‌ ​‍‌‍‌‌‌ ​ ‌‍‌‌‌‍ ‍‌ ‌​‌‍​‌‌ ‌​‌‍‍‌‌‍ ‌‍ ‍​ ‍ ‌‍‍‌‌‍‌​​ ‌‌‍​‌​ ‌​​ ‌‍‌‍​ ‌‍​‍​ ‍​‌‍​‌‌‍​‍​‍ ‌‌‍​ ​ ‌‍​ ‌​​ ​‍​‍ ‌​ ‌​​ ‍​​ ​ ​ ​‌​‍ ‌‌‍​‌​ ​​​ ‌ ‌‍​‍​‍ ‌‌‍​‍​ ‌‍​ ‌​​ ‍‌​ ‌‍​ ‌​‌‍​‌​ ‌​‌‍‌‌​ ​‌​ ​ ​ ‌‌​ ‍ ‌ ‌​‌ ‍‌‌ ​​‌‍‌‌​ ‌‌ ​​‌ ​‍‌‍ ‌‍ ‌‌‍ ‌ ‌​‌‍‍‌‌‍ ‌‍ ‍​ ‍ ‌ ​​‌‍​‌‌ ‌​‌‍‍​​ ‌‌ ‌​‌‍‍‌‌ ‌​‌‍ ​‌‍‌‌​ ‌‍​‍‌‍​‌‌ ​ ‌‍‌‌‌‌‌‌‌ ​‍‌‍ ​​ ‌‌‍‍​‌ ‌​‌ ‌​‌ ​​‌ ​ ​‍‌‌​ ​ ‌​​‌​‍‌‌​ ​‍‌​‌‍​‍‌‌​ ​‍‌​‌‍‌‍​ ‌‍‍​‌‍‌‌‌‍ ​‌ ​ ‌‍‌‌‌‍​‌‌ ​​‌‍‍‌‌‍‌‌‌ ​‍‌ ​ ​‍ ‍‌ ​ ‌‍​‌‌‍ ‍‌‍‍‌‌ ‌​‌ ‍‌​‍ ‍‌ ​ ‌ ‌​‌ ‌‌‌‍‌​‌‍‍‌‌‍ ​‍‌‍‌‍‍‌‌‍‌​​ ‌‌‍​‌​ ‌​​ ‌‍‌‍​ ‌‍​‍​ ‍​‌‍​‌‌‍​‍​‍ ‌‌‍​ ​ ‌‍​ ‌​​ ​‍​‍ ‌​ ‌​​ ‍​​ ​ ​ ​‌​‍ ‌‌‍​‌​ ​​​ ‌ ‌‍​‍​‍ ‌‌‍​‍​ ‌‍​ ‌​​ ‍‌​ ‌‍​ ‌​‌‍​‌​ ‌​‌‍‌‌​ ​‌​ ​ ​ ‌‌​‍‌‍‌ ‌​‌ ‍‌‌ ​​‌‍‌‌​ ‌‌ ​​‌ ​‍‌‍ ‌‍ ‌‌‍ ‌ ‌​‌‍‍‌‌‍ ‌‍ ‍​‍‌‍‌ ​​‌‍​‌‌ ‌​‌‍‍​​ ‌‌ ‌​‌‍‍‌‌ ‌​‌‍ ​‌‍‌‌​‍‌‍‌ ​​‌‍‌‌‌ ​‍‌ ​ ‌ ​​‌‍‌‌‌‍​ ‌ ‌​‌‍‍‌‌ ‌‍‌‍‌‌​ ‌‌ ​​‌ ‌‌‌‍​‍‌‍ ​‌‍‍‌‌ ​ ‌‍‍​‌‍‌‌‌‍‌​​‍​‍‌ ‌